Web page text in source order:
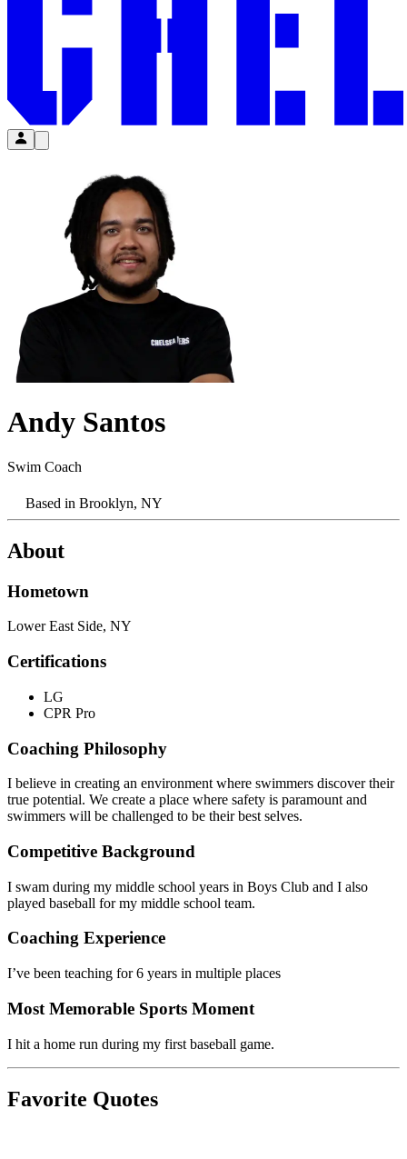
Andy Santos​​​​‌ ‍ ​‍​‍‌‍ ‌ ​‍‌‍‍‌‌‍‌ ‌‍‍‌‌‍ ‍​‍​‍​ ‍‍​‍​‍‌ ​ ‌‍​‌‌‍ ‍‌‍‍‌‌ ‌​‌ ‍‌​‍ ‍‌‍‍‌‌‍ ​‍​‍​‍ ​​‍​‍‌‍‍​‌ ​‍‌‍‌‌‌‍‌‍​‍​‍​ ‍‍​‍​‍‌‍‍​‌ ‌​‌ ‌​‌ ​​‌ ​ ​ ‍‍​‍ ​‍ ‌‍​ ‌‍‍​‌‍‌‌‌‍ ​‌ ​ ‌‍‌‌‌‍​‌‌ ​​‌‍‍‌‌‍‌‌‌ ​‍‌ ​ ​‍ ‍‌ ​ ‌‍​‌‌‍ ‍‌‍‍‌‌ ‌​‌ ‍‌​‍ ‍‌ ​ ‌ ‌​‌ ‌‌‌‍‌​‌‍‍‌‌‍ ​‍ ‌‍‍‌‌‍ ‍‌ ‌​‌‍‌‌‌‍ ‍‌ ‌​​‍ ‌‍‌‌‌‍‌​‌‍‍‌‌ ‌​​‍ ‌‍ ‌‌‍ ‌‍‌​‌‍‌‌​ ‌‌ ​​‌ ​‍‌‍‌‌‌ ​ ‌‍‌‌‌‍ ‍‌ ‌​‌‍​‌‌ ‌​‌‍‍‌‌‍ ‌‍ ‍​ ‍ ‌‍‍‌‌‍‌​​ ‌​ ‌ ​ ‍‌‌‍​‍‌‍‌‍​ ‍​​ ‍​​ ​‌‌‍‌​​‍ ‌‌‍​ ​ ‌ ‌‍‌​​ ‌‍​‍ ‌​ ‌​​ ​‍​ ​ ​ ‌​​‍ ‌​ ‍‌‌‍‌​‌‍‌‍​ ​ ​‍ ‌​ ​‌​ ‌​​ ​‌​ ​‍​ ‌‌​ ‌‌​ ‍‌​ ‌​‌‍‌‌​ ​‍​ ​‍​ ​​​ ‍ ‌ ‌​‌ ‍‌‌ ​​‌‍‌‌​ ‌‌‍​ ‌‍ ‌‍​‌‌‍​ ‌‍‍​​ ‍ ‌ ​​‌‍​‌‌ ‌​‌‍‍​​ ‌‌‍ ‍‌‍​‌‌‍ ‌‌‍‌‌​ ‌‍​‍‌‍​‌‌ ​ ‌‍‌‌‌‌‌‌‌ ​‍‌‍ ​​ ‌‌‍‍​‌ ‌​‌ ‌​‌ ​​‌ ​ ​‍‌‌​ ​ ‌​​‌​‍‌‌​ ​‍‌​‌‍​‍‌‌​ ​‍‌​‌‍‌‍​ ‌‍‍​‌‍‌‌‌‍ ​‌ ​ ‌‍‌‌‌‍​‌‌ ​​‌‍‍‌‌‍‌‌‌ ​‍‌ ​ ​‍ ‍‌ ​ ‌‍​‌‌‍ ‍‌‍‍‌‌ ‌​‌ ‍‌​‍ ‍‌ ​ ‌ ‌​‌ ‌‌‌‍‌​‌‍‍‌‌‍ ​‍‌‍‌‍‍‌‌‍‌​​ ‌​ ‌ ​ ‍‌‌‍​‍‌‍‌‍​ ‍​​ ‍​​ ​‌‌‍‌​​‍ ‌‌‍​ ​ ‌ ‌‍‌​​ ‌‍​‍ ‌​ ‌​​ ​‍​ ​ ​ ‌​​‍ ‌​ ‍‌‌‍‌​‌‍‌‍​ ​ ​‍ ‌​ ​‌​ ‌​​ ​‌​ ​‍​ ‌‌​ ‌‌​ ‍‌​ ‌​‌‍‌‌​ ​‍​ ​‍​ ​​​‍‌‍‌ ‌​‌ ‍‌‌ ​​‌‍‌‌​ ‌‌‍​ ‌‍ ‌‍​‌‌‍​ ‌‍‍​​‍‌‍‌ ​​‌‍​‌‌ ‌​‌‍‍​​ ‌‌‍ ‍‌‍​‌‌‍ ‌‌‍‌‌​‍‌‍‌ ​​‌‍‌‌‌ ​‍‌ ​ ‌ ​​‌‍‌‌‌‍​ ‌ ‌​‌‍‍‌‌ ‌‍‌‍‌‌​ ‌‌ ​​‌ ‌‌‌‍​‍‌‍ ​‌‍‍‌‌ ​ ‌‍‍​‌‍‌‌‌‍‌​​‍​‍‌ ‌
Swim Coach​​​​‌ ‍ ​‍​‍‌‍ ‌ ​‍‌‍‍‌‌‍‌ ‌‍‍‌‌‍ ‍​‍​‍​ ‍‍​‍​‍‌ ​ ‌‍​‌‌‍ ‍‌‍‍‌‌ ‌​‌ ‍‌​‍ ‍‌‍‍‌‌‍ ​‍​‍​‍ ​​‍​‍‌‍‍​‌ ​‍‌‍‌‌‌‍‌‍​‍​‍​ ‍‍​‍​‍‌‍‍​‌ ‌​‌ ‌​‌ ​​‌ ​ ​ ‍‍​‍ ​‍ ‌‍​ ‌‍‍​‌‍‌‌‌‍ ​‌ ​ ‌‍‌‌‌‍​‌‌ ​​‌‍‍‌‌‍‌‌‌ ​‍‌ ​ ​‍ ‍‌ ​ ‌‍​‌‌‍ ‍‌‍‍‌‌ ‌​‌ ‍‌​‍ ‍‌ ​ ‌ ‌​‌ ‌‌‌‍‌​‌‍‍‌‌‍ ​‍ ‌‍‍‌‌‍ ‍‌ ‌​‌‍‌‌‌‍ ‍‌ ‌​​‍ ‌‍‌‌‌‍‌​‌‍‍‌‌ ‌​​‍ ‌‍ ‌‌‍ ‌‍‌​‌‍‌‌​ ‌‌ ​​‌ ​‍‌‍‌‌‌ ​ ‌‍‌‌‌‍ ‍‌ ‌​‌‍​‌‌ ‌​‌‍‍‌‌‍ ‌‍ ‍​ ‍ ‌‍‍‌‌‍‌​​ ‌​ ‌ ​ ‍‌‌‍​‍‌‍‌‍​ ‍​​ ‍​​ ​‌‌‍‌​​‍ ‌‌‍​ ​ ‌ ‌‍‌​​ ‌‍​‍ ‌​ ‌​​ ​‍​ ​ ​ ‌​​‍ ‌​ ‍‌‌‍‌​‌‍‌‍​ ​ ​‍ ‌​ ​‌​ ‌​​ ​‌​ ​‍​ ‌‌​ ‌‌​ ‍‌​ ‌​‌‍‌‌​ ​‍​ ​‍​ ​​​ ‍ ‌ ‌​‌ ‍‌‌ ​​‌‍‌‌​ ‌‌‍​ ‌‍ ‌‍​‌‌‍​ ‌‍‍​​ ‍ ‌ ​​‌‍​‌‌ ‌​‌‍‍​​ ‌‌ ‌​‌‍‍‌‌ ‌​‌‍ ​‌‍‌‌​ ‌‍​‍‌‍​‌‌ ​ ‌‍‌‌‌‌‌‌‌ ​‍‌‍ ​​ ‌‌‍‍​‌ ‌​‌ ‌​‌ ​​‌ ​ ​‍‌‌​ ​ ‌​​‌​‍‌‌​ ​‍‌​‌‍​‍‌‌​ ​‍‌​‌‍‌‍​ ‌‍‍​‌‍‌‌‌‍ ​‌ ​ ‌‍‌‌‌‍​‌‌ ​​‌‍‍‌‌‍‌‌‌ ​‍‌ ​ ​‍ ‍‌ ​ ‌‍​‌‌‍ ‍‌‍‍‌‌ ‌​‌ ‍‌​‍ ‍‌ ​ ‌ ‌​‌ ‌‌‌‍‌​‌‍‍‌‌‍ ​‍‌‍‌‍‍‌‌‍‌​​ ‌​ ‌ ​ ‍‌‌‍​‍‌‍‌‍​ ‍​​ ‍​​ ​‌‌‍‌​​‍ ‌‌‍​ ​ ‌ ‌‍‌​​ ‌‍​‍ ‌​ ‌​​ ​‍​ ​ ​ ‌​​‍ ‌​ ‍‌‌‍‌​‌‍‌‍​ ​ ​‍ ‌​ ​‌​ ‌​​ ​‌​ ​‍​ ‌‌​ ‌‌​ ‍‌​ ‌​‌‍‌‌​ ​‍​ ​‍​ ​​​‍‌‍‌ ‌​‌ ‍‌‌ ​​‌‍‌‌​ ‌‌‍​ ‌‍ ‌‍​‌‌‍​ ‌‍‍​​‍‌‍‌ ​​‌‍​‌‌ ‌​‌‍‍​​ ‌‌ ‌​‌‍‍‌‌ ‌​‌‍ ​‌‍‌‌​‍‌‍‌ ​​‌‍‌‌‌ ​‍‌ ​ ‌ ​​‌‍‌‌‌‍​ ‌ ‌​‌‍‍‌‌ ‌‍‌‍‌‌​ ‌‌ ​​‌ ‌‌‌‍​‍‌‍ ​‌‍‍‌‌ ​ ‌‍‍​‌‍‌‌‌‍‌​​‍​‍‌ ‌
Based in Brooklyn, NY​​​​‌ ‍ ​‍​‍‌‍ ‌ ​‍‌‍‍‌‌‍‌ ‌‍‍‌‌‍ ‍​‍​‍​ ‍‍​‍​‍‌ ​ ‌‍​‌‌‍ ‍‌‍‍‌‌ ‌​‌ ‍‌​‍ ‍‌‍‍‌‌‍ ​‍​‍​‍ ​​‍​‍‌‍‍​‌ ​‍‌‍‌‌‌‍‌‍​‍​‍​ ‍‍​‍​‍‌‍‍​‌ ‌​‌ ‌​‌ ​​‌ ​ ​ ‍‍​‍ ​‍ ‌‍​ ‌‍‍​‌‍‌‌‌‍ ​‌ ​ ‌‍‌‌‌‍​‌‌ ​​‌‍‍‌‌‍‌‌‌ ​‍‌ ​ ​‍ ‍‌ ​ ‌‍​‌‌‍ ‍‌‍‍‌‌ ‌​‌ ‍‌​‍ ‍‌ ​ ‌ ‌​‌ ‌‌‌‍‌​‌‍‍‌‌‍ ​‍ ‌‍‍‌‌‍ ‍‌ ‌​‌‍‌‌‌‍ ‍‌ ‌​​‍ ‌‍‌‌‌‍‌​‌‍‍‌‌ ‌​​‍ ‌‍ ‌‌‍ ‌‍‌​‌‍‌‌​ ‌‌ ​​‌ ​‍‌‍‌‌‌ ​ ‌‍‌‌‌‍ ‍‌ ‌​‌‍​‌‌ ‌​‌‍‍‌‌‍ ‌‍ ‍​ ‍ ‌‍‍‌‌‍‌​​ ‌​ ‌ ​ ‍‌‌‍​‍‌‍‌‍​ ‍​​ ‍​​ ​‌‌‍‌​​‍ ‌‌‍​ ​ ‌ ‌‍‌​​ ‌‍​‍ ‌​ ‌​​ ​‍​ ​ ​ ‌​​‍ ‌​ ‍‌‌‍‌​‌‍‌‍​ ​ ​‍ ‌​ ​‌​ ‌​​ ​‌​ ​‍​ ‌‌​ ‌‌​ ‍‌​ ‌​‌‍‌‌​ ​‍​ ​‍​ ​​​ ‍ ‌ ‌​‌ ‍‌‌ ​​‌‍‌‌​ ‌‌‍​ ‌‍ ‌‍​‌‌‍​ ‌‍‍​​ ‍ ‌ ​​‌‍​‌‌ ‌​‌‍‍​​ ‌‌‍ ​‌‍ ‌‍​ ‌‍​‌‌ ‌​‌‍‍‌‌‍ ‌‍ ‍​ ‌‍​‍‌‍​‌‌ ​ ‌‍‌‌‌‌‌‌‌ ​‍‌‍ ​​ ‌‌‍‍​‌ ‌​‌ ‌​‌ ​​‌ ​ ​‍‌‌​ ​ ‌​​‌​‍‌‌​ ​‍‌​‌‍​‍‌‌​ ​‍‌​‌‍‌‍​ ‌‍‍​‌‍‌‌‌‍ ​‌ ​ ‌‍‌‌‌‍​‌‌ ​​‌‍‍‌‌‍‌‌‌ ​‍‌ ​ ​‍ ‍‌ ​ ‌‍​‌‌‍ ‍‌‍‍‌‌ ‌​‌ ‍‌​‍ ‍‌ ​ ‌ ‌​‌ ‌‌‌‍‌​‌‍‍‌‌‍ ​‍‌‍‌‍‍‌‌‍‌​​ ‌​ ‌ ​ ‍‌‌‍​‍‌‍‌‍​ ‍​​ ‍​​ ​‌‌‍‌​​‍ ‌‌‍​ ​ ‌ ‌‍‌​​ ‌‍​‍ ‌​ ‌​​ ​‍​ ​ ​ ‌​​‍ ‌​ ‍‌‌‍‌​‌‍‌‍​ ​ ​‍ ‌​ ​‌​ ‌​​ ​‌​ ​‍​ ‌‌​ ‌‌​ ‍‌​ ‌​‌‍‌‌​ ​‍​ ​‍​ ​​​‍‌‍‌ ‌​‌ ‍‌‌ ​​‌‍‌‌​ ‌‌‍​ ‌‍ ‌‍​‌‌‍​ ‌‍‍​​‍‌‍‌ ​​‌‍​‌‌ ‌​‌‍‍​​ ‌‌‍ ​‌‍ ‌‍​ ‌‍​‌‌ ‌​‌‍‍‌‌‍ ‌‍ ‍​‍‌‍‌ ​​‌‍‌‌‌ ​‍‌ ​ ‌ ​​‌‍‌‌‌‍​ ‌ ‌​‌‍‍‌‌ ‌‍‌‍‌‌​ ‌‌ ​​‌ ‌‌‌‍​‍‌‍ ​‌‍‍‌‌ ​ ‌‍‍​‌‍‌‌‌‍‌​​‍​‍‌ ‌
About
Hometown​​​​‌ ‍ ​‍​‍‌‍ ‌ ​‍‌‍‍‌‌‍‌ ‌‍‍‌‌‍ ‍​‍​‍​ ‍‍​‍​‍‌ ​ ‌‍​‌‌‍ ‍‌‍‍‌‌ ‌​‌ ‍‌​‍ ‍‌‍‍‌‌‍ ​‍​‍​‍ ​​‍​‍‌‍‍​‌ ​‍‌‍‌‌‌‍‌‍​‍​‍​ ‍‍​‍​‍‌‍‍​‌ ‌​‌ ‌​‌ ​​‌ ​ ​ ‍‍​‍ ​‍ ‌‍​ ‌‍‍​‌‍‌‌‌‍ ​‌ ​ ‌‍‌‌‌‍​‌‌ ​​‌‍‍‌‌‍‌‌‌ ​‍‌ ​ ​‍ ‍‌ ​ ‌‍​‌‌‍ ‍‌‍‍‌‌ ‌​‌ ‍‌​‍ ‍‌ ​ ‌ ‌​‌ ‌‌‌‍‌​‌‍‍‌‌‍ ​‍ ‌‍‍‌‌‍ ‍‌ ‌​‌‍‌‌‌‍ ‍‌ ‌​​‍ ‌‍‌‌‌‍‌​‌‍‍‌‌ ‌​​‍ ‌‍ ‌‌‍ ‌‍‌​‌‍‌‌​ ‌‌ ​​‌ ​‍‌‍‌‌‌ ​ ‌‍‌‌‌‍ ‍‌ ‌​‌‍​‌‌ ‌​‌‍‍‌‌‍ ‌‍ ‍​ ‍ ‌‍‍‌‌‍‌​​ ‌​ ‌ ​ ‍‌‌‍​‍‌‍‌‍​ ‍​​ ‍​​ ​‌‌‍‌​​‍ ‌‌‍​ ​ ‌ ‌‍‌​​ ‌‍​‍ ‌​ ‌​​ ​‍​ ​ ​ ‌​​‍ ‌​ ‍‌‌‍‌​‌‍‌‍​ ​ ​‍ ‌​ ​‌​ ‌​​ ​‌​ ​‍​ ‌‌​ ‌‌​ ‍‌​ ‌​‌‍‌‌​ ​‍​ ​‍​ ​​​ ‍ ‌ ‌​‌ ‍‌‌ ​​‌‍‌‌​ ‌‌‍​ ‌‍ ‌‍​‌‌‍​ ‌‍‍​​ ‍ ‌ ​​‌‍​‌‌ ‌​‌‍‍​​ ‌‌ ​‍‌‍‍‌‌‍​ ‌‍‍​‌‌‌​‌‍‌‌‌ ‍​‌ ‌​​‍‌‌​ ‌‌‌​​‍‌‌ ‌‍‍ ‌‍‌‌‌ ‍‌​‍‌‌​ ​ ‌​‌​​‍‌‌​ ​ ‌​‌​​‍‌‌​ ​‍​ ​‍‌​‍‌‌‍‌ ‌‍‍​‌‍​‌‌ ​​‌​‌‍‌‍ ‌‍‌​​‍‌‌​ ​‍​ ​‍​‍‌‌​ ‌‌‌​‌​​‍ ‍‌‍​ ‌‍‍​‌‍‍‌‌‍ ​‌‍‌​‌ ​‍‌‍‌‌‌‍ ‍​‍‌‌​ ‌‌‌​​‍‌‌ ‌‍‍ ‌‍‌‌‌ ‍‌​‍‌‌​ ​ ‌​‌​​‍‌‌​ ​ ‌​‌​​‍‌‌​ ​‍​ ​‍‌‍​ ‌‌‌‌​ ‌​‌​‌‌‌​‍ ‌ ‍​‌​‍ ‌ ​‌​‍‌‌​ ​‍​ ​‍​‍‌‌​ ‌‌‌​‌​​‍ ‍‌ ‌​‌‍‌‌‌ ‍​‌ ‌​​ ‌‍​‍‌‍​‌‌ ​ ‌‍‌‌‌‌‌‌‌ ​‍‌‍ ​​ ‌‌‍‍​‌ ‌​‌ ‌​‌ ​​‌ ​ ​‍‌‌​ ​ ‌​​‌​‍‌‌​ ​‍‌​‌‍​‍‌‌​ ​‍‌​‌‍‌‍​ ‌‍‍​‌‍‌‌‌‍ ​‌ ​ ‌‍‌‌‌‍​‌‌ ​​‌‍‍‌‌‍‌‌‌ ​‍‌ ​ ​‍ ‍‌ ​ ‌‍​‌‌‍ ‍‌‍‍‌‌ ‌​‌ ‍‌​‍ ‍‌ ​ ‌ ‌​‌ ‌‌‌‍‌​‌‍‍‌‌‍ ​‍‌‍‌‍‍‌‌‍‌​​ ‌​ ‌ ​ ‍‌‌‍​‍‌‍‌‍​ ‍​​ ‍​​ ​‌‌‍‌​​‍ ‌‌‍​ ​ ‌ ‌‍‌​​ ‌‍​‍ ‌​ ‌​​ ​‍​ ​ ​ ‌​​‍ ‌​ ‍‌‌‍‌​‌‍‌‍​ ​ ​‍ ‌​ ​‌​ ‌​​ ​‌​ ​‍​ ‌‌​ ‌‌​ ‍‌​ ‌​‌‍‌‌​ ​‍​ ​‍​ ​​​‍‌‍‌ ‌​‌ ‍‌‌ ​​‌‍‌‌​ ‌‌‍​ ‌‍ ‌‍​‌‌‍​ ‌‍‍​​‍‌‍‌ ​​‌‍​‌‌ ‌​‌‍‍​​ ‌‌ ​‍‌‍‍‌‌‍​ ‌‍‍​‌‌‌​‌‍‌‌‌ ‍​‌ ‌​​‍‌‌​ ‌‌‌​​‍‌‌ ‌‍‍ ‌‍‌‌‌ ‍‌​‍‌‌​ ​ ‌​‌​​‍‌‌​ ​ ‌​‌​​‍‌‌​ ​‍​ ​‍‌​‍‌‌‍‌ ‌‍‍​‌‍​‌‌ ​​‌​‌‍‌‍ ‌‍‌​​‍‌‌​ ​‍​ ​‍​‍‌‌​ ‌‌‌​‌​​‍ ‍‌‍​ ‌‍‍​‌‍‍‌‌‍ ​‌‍‌​‌ ​‍‌‍‌‌‌‍ ‍​‍‌‌​ ‌‌‌​​‍‌‌ ‌‍‍ ‌‍‌‌‌ ‍‌​‍‌‌​ ​ ‌​‌​​‍‌‌​ ​ ‌​‌​​‍‌‌​ ​‍​ ​‍‌‍​ ‌‌‌‌​ ‌​‌​‌‌‌​‍ ‌ ‍​‌​‍ ‌ ​‌​‍‌‌​ ​‍​ ​‍​‍‌‌​ ‌‌‌​‌​​‍ ‍‌ ‌​‌‍‌‌‌ ‍​‌ ‌​​‍‌‍‌ ​​‌‍‌‌‌ ​‍‌ ​ ‌ ​​‌‍‌‌‌‍​ ‌ ‌​‌‍‍‌‌ ‌‍‌‍‌‌​ ‌‌ ​​‌ ‌‌‌‍​‍‌‍ ​‌‍‍‌‌ ​ ‌‍‍​‌‍‌‌‌‍‌​​‍​‍‌ ‌
Lower East Side, NY​​​​‌ ‍ ​‍​‍‌‍ ‌ ​‍‌‍‍‌‌‍‌ ‌‍‍‌‌‍ ‍​‍​‍​ ‍‍​‍​‍‌ ​ ‌‍​‌‌‍ ‍‌‍‍‌‌ ‌​‌ ‍‌​‍ ‍‌‍‍‌‌‍ ​‍​‍​‍ ​​‍​‍‌‍‍​‌ ​‍‌‍‌‌‌‍‌‍​‍​‍​ ‍‍​‍​‍‌‍‍​‌ ‌​‌ ‌​‌ ​​‌ ​ ​ ‍‍​‍ ​‍ ‌‍​ ‌‍‍​‌‍‌‌‌‍ ​‌ ​ ‌‍‌‌‌‍​‌‌ ​​‌‍‍‌‌‍‌‌‌ ​‍‌ ​ ​‍ ‍‌ ​ ‌‍​‌‌‍ ‍‌‍‍‌‌ ‌​‌ ‍‌​‍ ‍‌ ​ ‌ ‌​‌ ‌‌‌‍‌​‌‍‍‌‌‍ ​‍ ‌‍‍‌‌‍ ‍‌ ‌​‌‍‌‌‌‍ ‍‌ ‌​​‍ ‌‍‌‌‌‍‌​‌‍‍‌‌ ‌​​‍ ‌‍ ‌‌‍ ‌‍‌​‌‍‌‌​ ‌‌ ​​‌ ​‍‌‍‌‌‌ ​ ‌‍‌‌‌‍ ‍‌ ‌​‌‍​‌‌ ‌​‌‍‍‌‌‍ ‌‍ ‍​ ‍ ‌‍‍‌‌‍‌​​ ‌​ ‌ ​ ‍‌‌‍​‍‌‍‌‍​ ‍​​ ‍​​ ​‌‌‍‌​​‍ ‌‌‍​ ​ ‌ ‌‍‌​​ ‌‍​‍ ‌​ ‌​​ ​‍​ ​ ​ ‌​​‍ ‌​ ‍‌‌‍‌​‌‍‌‍​ ​ ​‍ ‌​ ​‌​ ‌​​ ​‌​ ​‍​ ‌‌​ ‌‌​ ‍‌​ ‌​‌‍‌‌​ ​‍​ ​‍​ ​​​ ‍ ‌ ‌​‌ ‍‌‌ ​​‌‍‌‌​ ‌‌‍​ ‌‍ ‌‍​‌‌‍​ ‌‍‍​​ ‍ ‌ ​​‌‍​‌‌ ‌​‌‍‍​​ ‌‌ ​‍‌‍‍‌‌‍​ ‌‍‍​‌‌‌​‌‍‌‌‌ ‍​‌ ‌​​‍‌‌​ ‌‌‌​​‍‌‌ ‌‍‍ ‌‍‌‌‌ ‍‌​‍‌‌​ ​ ‌​‌​​‍‌‌​ ​ ‌​‌​​‍‌‌​ ​‍​ ​‍‌‍‌‍‌ ‌ ‌‍‌‌​ ​‍‌‌‍​​ ​‌‌‌​ ​ ‌‌​‍‌‌​ ​‍​ ​‍​‍‌‌​ ‌‌‌​‌​​‍ ‍‌‍​ ‌‍‍​‌‍‍‌‌‍ ​‌‍‌​‌ ​‍‌‍‌‌‌‍ ‍​‍‌‌​ ‌‌‌​​‍‌‌ ‌‍‍ ‌‍‌‌‌ ‍‌​‍‌‌​ ​ ‌​‌​​‍‌‌​ ​ ‌​‌​​‍‌‌​ ​‍​ ​‍‌ ​‍‌​ ‌​​ ‌‍‌ ‌‍​‌‌​‍‌‌‍ ‍‌ ​​​‍‌‌​ ​‍​ ​‍​‍‌‌​ ‌‌‌​‌​​‍ ‍‌ ‌​‌‍‌‌‌ ‍​‌ ‌​​ ‌‍​‍‌‍​‌‌ ​ ‌‍‌‌‌‌‌‌‌ ​‍‌‍ ​​ ‌‌‍‍​‌ ‌​‌ ‌​‌ ​​‌ ​ ​‍‌‌​ ​ ‌​​‌​‍‌‌​ ​‍‌​‌‍​‍‌‌​ ​‍‌​‌‍‌‍​ ‌‍‍​‌‍‌‌‌‍ ​‌ ​ ‌‍‌‌‌‍​‌‌ ​​‌‍‍‌‌‍‌‌‌ ​‍‌ ​ ​‍ ‍‌ ​ ‌‍​‌‌‍ ‍‌‍‍‌‌ ‌​‌ ‍‌​‍ ‍‌ ​ ‌ ‌​‌ ‌‌‌‍‌​‌‍‍‌‌‍ ​‍‌‍‌‍‍‌‌‍‌​​ ‌​ ‌ ​ ‍‌‌‍​‍‌‍‌‍​ ‍​​ ‍​​ ​‌‌‍‌​​‍ ‌‌‍​ ​ ‌ ‌‍‌​​ ‌‍​‍ ‌​ ‌​​ ​‍​ ​ ​ ‌​​‍ ‌​ ‍‌‌‍‌​‌‍‌‍​ ​ ​‍ ‌​ ​‌​ ‌​​ ​‌​ ​‍​ ‌‌​ ‌‌​ ‍‌​ ‌​‌‍‌‌​ ​‍​ ​‍​ ​​​‍‌‍‌ ‌​‌ ‍‌‌ ​​‌‍‌‌​ ‌‌‍​ ‌‍ ‌‍​‌‌‍​ ‌‍‍​​‍‌‍‌ ​​‌‍​‌‌ ‌​‌‍‍​​ ‌‌ ​‍‌‍‍‌‌‍​ ‌‍‍​‌‌‌​‌‍‌‌‌ ‍​‌ ‌​​‍‌‌​ ‌‌‌​​‍‌‌ ‌‍‍ ‌‍‌‌‌ ‍‌​‍‌‌​ ​ ‌​‌​​‍‌‌​ ​ ‌​‌​​‍‌‌​ ​‍​ ​‍‌‍‌‍‌ ‌ ‌‍‌‌​ ​‍‌‌‍​​ ​‌‌‌​ ​ ‌‌​‍‌‌​ ​‍​ ​‍​‍‌‌​ ‌‌‌​‌​​‍ ‍‌‍​ ‌‍‍​‌‍‍‌‌‍ ​‌‍‌​‌ ​‍‌‍‌‌‌‍ ‍​‍‌‌​ ‌‌‌​​‍‌‌ ‌‍‍ ‌‍‌‌‌ ‍‌​‍‌‌​ ​ ‌​‌​​‍‌‌​ ​ ‌​‌​​‍‌‌​ ​‍​ ​‍‌ ​‍‌​ ‌​​ ‌‍‌ ‌‍​‌‌​‍‌‌‍ ‍‌ ​​​‍‌‌​ ​‍​ ​‍​‍‌‌​ ‌‌‌​‌​​‍ ‍‌ ‌​‌‍‌‌‌ ‍​‌ ‌​​‍‌‍‌ ​​‌‍‌‌‌ ​‍‌ ​ ‌ ​​‌‍‌‌‌‍​ ‌ ‌​‌‍‍‌‌ ‌‍‌‍‌‌​ ‌‌ ​​‌ ‌‌‌‍​‍‌‍ ​‌‍‍‌‌ ​ ‌‍‍​‌‍‌‌‌‍‌​​‍​‍‌ ‌
Certifications​​​​‌ ‍ ​‍​‍‌‍ ‌ ​‍‌‍‍‌‌‍‌ ‌‍‍‌‌‍ ‍​‍​‍​ ‍‍​‍​‍‌ ​ ‌‍​‌‌‍ ‍‌‍‍‌‌ ‌​‌ ‍‌​‍ ‍‌‍‍‌‌‍ ​‍​‍​‍ ​​‍​‍‌‍‍​‌ ​‍‌‍‌‌‌‍‌‍​‍​‍​ ‍‍​‍​‍‌‍‍​‌ ‌​‌ ‌​‌ ​​‌ ​ ​ ‍‍​‍ ​‍ ‌‍​ ‌‍‍​‌‍‌‌‌‍ ​‌ ​ ‌‍‌‌‌‍​‌‌ ​​‌‍‍‌‌‍‌‌‌ ​‍‌ ​ ​‍ ‍‌ ​ ‌‍​‌‌‍ ‍‌‍‍‌‌ ‌​‌ ‍‌​‍ ‍‌ ​ ‌ ‌​‌ ‌‌‌‍‌​‌‍‍‌‌‍ ​‍ ‌‍‍‌‌‍ ‍‌ ‌​‌‍‌‌‌‍ ‍‌ ‌​​‍ ‌‍‌‌‌‍‌​‌‍‍‌‌ ‌​​‍ ‌‍ ‌‌‍ ‌‍‌​‌‍‌‌​ ‌‌ ​​‌ ​‍‌‍‌‌‌ ​ ‌‍‌‌‌‍ ‍‌ ‌​‌‍​‌‌ ‌​‌‍‍‌‌‍ ‌‍ ‍​ ‍ ‌‍‍‌‌‍‌​​ ‌​ ‌ ​ ‍‌‌‍​‍‌‍‌‍​ ‍​​ ‍​​ ​‌‌‍‌​​‍ ‌‌‍​ ​ ‌ ‌‍‌​​ ‌‍​‍ ‌​ ‌​​ ​‍​ ​ ​ ‌​​‍ ‌​ ‍‌‌‍‌​‌‍‌‍​ ​ ​‍ ‌​ ​‌​ ‌​​ ​‌​ ​‍​ ‌‌​ ‌‌​ ‍‌​ ‌​‌‍‌‌​ ​‍​ ​‍​ ​​​ ‍ ‌ ‌​‌ ‍‌‌ ​​‌‍‌‌​ ‌‌‍​ ‌‍ ‌‍​‌‌‍​ ‌‍‍​​ ‍ ‌ ​​‌‍​‌‌ ‌​‌‍‍​​ ‌‌ ​‍‌‍‍‌‌‍​ ‌‍‍​‌‌‌​‌‍‌‌‌ ‍​‌ ‌​​‍‌‌​ ‌‌‌​​‍‌‌ ‌‍‍ ‌‍‌‌‌ ‍‌​‍‌‌​ ​ ‌​‌​​‍‌‌​ ​ ‌​‌​​‍‌‌​ ​‍​ ​‍‌ ‌ ‌‍ ‌‍‌‌‌‍​ ‌‌‌‌‌ ‌​‌​‍‌‌‌‌​​‍‌‌​ ​‍​ ​‍​‍‌‌​ ‌‌‌​‌​​‍ ‍‌‍​ ‌‍‍​‌‍‍‌‌‍ ​‌‍‌​‌ ​‍‌‍‌‌‌‍ ‍​‍‌‌​ ‌‌‌​​‍‌‌ ‌‍‍ ‌‍‌‌‌ ‍‌​‍‌‌​ ​ ‌​‌​​‍‌‌​ ​ ‌​‌​​‍‌‌​ ​‍​ ​‍‌‌‍‍‌‌‌​‌​‍ ‌‌‌‍‌​ ‍​ ​ ​ ‍​‌‌‌‌​‍‌‌​ ​‍​ ​‍​‍‌‌​ ‌‌‌​‌​​‍ ‍‌ ‌​‌‍‌‌‌ ‍​‌ ‌​​ ‌‍​‍‌‍​‌‌ ​ ‌‍‌‌‌‌‌‌‌ ​‍‌‍ ​​ ‌‌‍‍​‌ ‌​‌ ‌​‌ ​​‌ ​ ​‍‌‌​ ​ ‌​​‌​‍‌‌​ ​‍‌​‌‍​‍‌‌​ ​‍‌​‌‍‌‍​ ‌‍‍​‌‍‌‌‌‍ ​‌ ​ ‌‍‌‌‌‍​‌‌ ​​‌‍‍‌‌‍‌‌‌ ​‍‌ ​ ​‍ ‍‌ ​ ‌‍​‌‌‍ ‍‌‍‍‌‌ ‌​‌ ‍‌​‍ ‍‌ ​ ‌ ‌​‌ ‌‌‌‍‌​‌‍‍‌‌‍ ​‍‌‍‌‍‍‌‌‍‌​​ ‌​ ‌ ​ ‍‌‌‍​‍‌‍‌‍​ ‍​​ ‍​​ ​‌‌‍‌​​‍ ‌‌‍​ ​ ‌ ‌‍‌​​ ‌‍​‍ ‌​ ‌​​ ​‍​ ​ ​ ‌​​‍ ‌​ ‍‌‌‍‌​‌‍‌‍​ ​ ​‍ ‌​ ​‌​ ‌​​ ​‌​ ​‍​ ‌‌​ ‌‌​ ‍‌​ ‌​‌‍‌‌​ ​‍​ ​‍​ ​​​‍‌‍‌ ‌​‌ ‍‌‌ ​​‌‍‌‌​ ‌‌‍​ ‌‍ ‌‍​‌‌‍​ ‌‍‍​​‍‌‍‌ ​​‌‍​‌‌ ‌​‌‍‍​​ ‌‌ ​‍‌‍‍‌‌‍​ ‌‍‍​‌‌‌​‌‍‌‌‌ ‍​‌ ‌​​‍‌‌​ ‌‌‌​​‍‌‌ ‌‍‍ ‌‍‌‌‌ ‍‌​‍‌‌​ ​ ‌​‌​​‍‌‌​ ​ ‌​‌​​‍‌‌​ ​‍​ ​‍‌ ‌ ‌‍ ‌‍‌‌‌‍​ ‌‌‌‌‌ ‌​‌​‍‌‌‌‌​​‍‌‌​ ​‍​ ​‍​‍‌‌​ ‌‌‌​‌​​‍ ‍‌‍​ ‌‍‍​‌‍‍‌‌‍ ​‌‍‌​‌ ​‍‌‍‌‌‌‍ ‍​‍‌‌​ ‌‌‌​​‍‌‌ ‌‍‍ ‌‍‌‌‌ ‍‌​‍‌‌​ ​ ‌​‌​​‍‌‌​ ​ ‌​‌​​‍‌‌​ ​‍​ ​‍‌‌‍‍‌‌‌​‌​‍ ‌‌‌‍‌​ ‍​ ​ ​ ‍​‌‌‌‌​‍‌‌​ ​‍​ ​‍​‍‌‌​ ‌‌‌​‌​​‍ ‍‌ ‌​‌‍‌‌‌ ‍​‌ ‌​​‍‌‍‌ ​​‌‍‌‌‌ ​‍‌ ​ ‌ ​​‌‍‌‌‌‍​ ‌ ‌​‌‍‍‌‌ ‌‍‌‍‌‌​ ‌‌ ​​‌ ‌‌‌‍​‍‌‍ ​‌‍‍‌‌ ​ ‌‍‍​‌‍‌‌‌‍‌​​‍​‍‌ ‌
LG​​​​‌ ‍ ​‍​‍‌‍ ‌ ​‍‌‍‍‌‌‍‌ ‌‍‍‌‌‍ ‍​‍​‍​ ‍‍​‍​‍‌ ​ ‌‍​‌‌‍ ‍‌‍‍‌‌ ‌​‌ ‍‌​‍ ‍‌‍‍‌‌‍ ​‍​‍​‍ ​​‍​‍‌‍‍​‌ ​‍‌‍‌‌‌‍‌‍​‍​‍​ ‍‍​‍​‍‌‍‍​‌ ‌​‌ ‌​‌ ​​‌ ​ ​ ‍‍​‍ ​‍ ‌‍​ ‌‍‍​‌‍‌‌‌‍ ​‌ ​ ‌‍‌‌‌‍​‌‌ ​​‌‍‍‌‌‍‌‌‌ ​‍‌ ​ ​‍ ‍‌ ​ ‌‍​‌‌‍ ‍‌‍‍‌‌ ‌​‌ ‍‌​‍ ‍‌ ​ ‌ ‌​‌ ‌‌‌‍‌​‌‍‍‌‌‍ ​‍ ‌‍‍‌‌‍ ‍‌ ‌​‌‍‌‌‌‍ ‍‌ ‌​​‍ ‌‍‌‌‌‍‌​‌‍‍‌‌ ‌​​‍ ‌‍ ‌‌‍ ‌‍‌​‌‍‌‌​ ‌‌ ​​‌ ​‍‌‍‌‌‌ ​ ‌‍‌‌‌‍ ‍‌ ‌​‌‍​‌‌ ‌​‌‍‍‌‌‍ ‌‍ ‍​ ‍ ‌‍‍‌‌‍‌​​ ‌​ ‌ ​ ‍‌‌‍​‍‌‍‌‍​ ‍​​ ‍​​ ​‌‌‍‌​​‍ ‌‌‍​ ​ ‌ ‌‍‌​​ ‌‍​‍ ‌​ ‌​​ ​‍​ ​ ​ ‌​​‍ ‌​ ‍‌‌‍‌​‌‍‌‍​ ​ ​‍ ‌​ ​‌​ ‌​​ ​‌​ ​‍​ ‌‌​ ‌‌​ ‍‌​ ‌​‌‍‌‌​ ​‍​ ​‍​ ​​​ ‍ ‌ ‌​‌ ‍‌‌ ​​‌‍‌‌​ ‌‌‍​ ‌‍ ‌‍​‌‌‍​ ‌‍‍​​ ‍ ‌ ​​‌‍​‌‌ ‌​‌‍‍​​ ‌‌ ​‍‌‍‍‌‌‍​ ‌‍‍​‌‌‌​‌‍‌‌‌ ‍​‌ ‌​​‍‌‌​ ‌‌‌​​‍‌‌ ‌‍‍ ‌‍‌‌‌ ‍‌​‍‌‌​ ​ ‌​‌​​‍‌‌​ ​ ‌​‌​​‍‌‌​ ​‍​ ​‍‌‍ ‌‌ ‌‌​ ​‍‌​‌‌‌‍ ‌‌‍ ‌‌​‍ ‌​​ ​‍‌‌​ ​‍​ ​‍​‍‌‌​ ‌‌‌​‌​​‍ ‍‌‍​ ‌‍‍​‌‍‍‌‌‍ ​‌‍‌​‌ ​‍‌‍‌‌‌‍ ‍​‍‌‌​ ‌‌‌​​‍‌‌ ‌‍‍ ‌‍‌‌‌ ‍‌​‍‌‌​ ​ ‌​‌​​‍‌‌​ ​ ‌​‌​​‍‌‌​ ​‍​ ​‍‌‍​‌‌​​‍‌ ‌‌‌‍ ‍‌​ ‌‌​​‌‍​‍‌‌‍​​‍‌‌​ ​‍​ ​‍​‍‌‌​ ‌‌‌​‌​​‍ ‍‌ ‌​‌‍‌‌‌ ‍​‌ ‌​​ ‌‍​‍‌‍​‌‌ ​ ‌‍‌‌‌‌‌‌‌ ​‍‌‍ ​​ ‌‌‍‍​‌ ‌​‌ ‌​‌ ​​‌ ​ ​‍‌‌​ ​ ‌​​‌​‍‌‌​ ​‍‌​‌‍​‍‌‌​ ​‍‌​‌‍‌‍​ ‌‍‍​‌‍‌‌‌‍ ​‌ ​ ‌‍‌‌‌‍​‌‌ ​​‌‍‍‌‌‍‌‌‌ ​‍‌ ​ ​‍ ‍‌ ​ ‌‍​‌‌‍ ‍‌‍‍‌‌ ‌​‌ ‍‌​‍ ‍‌ ​ ‌ ‌​‌ ‌‌‌‍‌​‌‍‍‌‌‍ ​‍‌‍‌‍‍‌‌‍‌​​ ‌​ ‌ ​ ‍‌‌‍​‍‌‍‌‍​ ‍​​ ‍​​ ​‌‌‍‌​​‍ ‌‌‍​ ​ ‌ ‌‍‌​​ ‌‍​‍ ‌​ ‌​​ ​‍​ ​ ​ ‌​​‍ ‌​ ‍‌‌‍‌​‌‍‌‍​ ​ ​‍ ‌​ ​‌​ ‌​​ ​‌​ ​‍​ ‌‌​ ‌‌​ ‍‌​ ‌​‌‍‌‌​ ​‍​ ​‍​ ​​​‍‌‍‌ ‌​‌ ‍‌‌ ​​‌‍‌‌​ ‌‌‍​ ‌‍ ‌‍​‌‌‍​ ‌‍‍​​‍‌‍‌ ​​‌‍​‌‌ ‌​‌‍‍​​ ‌‌ ​‍‌‍‍‌‌‍​ ‌‍‍​‌‌‌​‌‍‌‌‌ ‍​‌ ‌​​‍‌‌​ ‌‌‌​​‍‌‌ ‌‍‍ ‌‍‌‌‌ ‍‌​‍‌‌​ ​ ‌​‌​​‍‌‌​ ​ ‌​‌​​‍‌‌​ ​‍​ ​‍‌‍ ‌‌ ‌‌​ ​‍‌​‌‌‌‍ ‌‌‍ ‌‌​‍ ‌​​ ​‍‌‌​ ​‍​ ​‍​‍‌‌​ ‌‌‌​‌​​‍ ‍‌‍​ ‌‍‍​‌‍‍‌‌‍ ​‌‍‌​‌ ​‍‌‍‌‌‌‍ ‍​‍‌‌​ ‌‌‌​​‍‌‌ ‌‍‍ ‌‍‌‌‌ ‍‌​‍‌‌​ ​ ‌​‌​​‍‌‌​ ​ ‌​‌​​‍‌‌​ ​‍​ ​‍‌‍​‌‌​​‍‌ ‌‌‌‍ ‍‌​ ‌‌​​‌‍​‍‌‌‍​​‍‌‌​ ​‍​ ​‍​‍‌‌​ ‌‌‌​‌​​‍ ‍‌ ‌​‌‍‌‌‌ ‍​‌ ‌​​‍‌‍‌ ​​‌‍‌‌‌ ​‍‌ ​ ‌ ​​‌‍‌‌‌‍​ ‌ ‌​‌‍‍‌‌ ‌‍‌‍‌‌​ ‌‌ ​​‌ ‌‌‌‍​‍‌‍ ​‌‍‍‌‌ ​ ‌‍‍​‌‍‌‌‌‍‌​​‍​‍‌ ‌
CPR Pro​​​​‌ ‍ ​‍​‍‌‍ ‌ ​‍‌‍‍‌‌‍‌ ‌‍‍‌‌‍ ‍​‍​‍​ ‍‍​‍​‍‌ ​ ‌‍​‌‌‍ ‍‌‍‍‌‌ ‌​‌ ‍‌​‍ ‍‌‍‍‌‌‍ ​‍​‍​‍ ​​‍​‍‌‍‍​‌ ​‍‌‍‌‌‌‍‌‍​‍​‍​ ‍‍​‍​‍‌‍‍​‌ ‌​‌ ‌​‌ ​​‌ ​ ​ ‍‍​‍ ​‍ ‌‍​ ‌‍‍​‌‍‌‌‌‍ ​‌ ​ ‌‍‌‌‌‍​‌‌ ​​‌‍‍‌‌‍‌‌‌ ​‍‌ ​ ​‍ ‍‌ ​ ‌‍​‌‌‍ ‍‌‍‍‌‌ ‌​‌ ‍‌​‍ ‍‌ ​ ‌ ‌​‌ ‌‌‌‍‌​‌‍‍‌‌‍ ​‍ ‌‍‍‌‌‍ ‍‌ ‌​‌‍‌‌‌‍ ‍‌ ‌​​‍ ‌‍‌‌‌‍‌​‌‍‍‌‌ ‌​​‍ ‌‍ ‌‌‍ ‌‍‌​‌‍‌‌​ ‌‌ ​​‌ ​‍‌‍‌‌‌ ​ ‌‍‌‌‌‍ ‍‌ ‌​‌‍​‌‌ ‌​‌‍‍‌‌‍ ‌‍ ‍​ ‍ ‌‍‍‌‌‍‌​​ ‌​ ‌ ​ ‍‌‌‍​‍‌‍‌‍​ ‍​​ ‍​​ ​‌‌‍‌​​‍ ‌‌‍​ ​ ‌ ‌‍‌​​ ‌‍​‍ ‌​ ‌​​ ​‍​ ​ ​ ‌​​‍ ‌​ ‍‌‌‍‌​‌‍‌‍​ ​ ​‍ ‌​ ​‌​ ‌​​ ​‌​ ​‍​ ‌‌​ ‌‌​ ‍‌​ ‌​‌‍‌‌​ ​‍​ ​‍​ ​​​ ‍ ‌ ‌​‌ ‍‌‌ ​​‌‍‌‌​ ‌‌‍​ ‌‍ ‌‍​‌‌‍​ ‌‍‍​​ ‍ ‌ ​​‌‍​‌‌ ‌​‌‍‍​​ ‌‌ ​‍‌‍‍‌‌‍​ ‌‍‍​‌‌‌​‌‍‌‌‌ ‍​‌ ‌​​‍‌‌​ ‌‌‌​​‍‌‌ ‌‍‍ ‌‍‌‌‌ ‍‌​‍‌‌​ ​ ‌​‌​​‍‌‌​ ​ ‌​‌​​‍‌‌​ ​‍​ ​‍‌‌‍‌‌‍ ​‌‍‍‍​ ​‌‌​‌ ‌ ‍‍​ ‌‍‌ ‌‌​‍‌‌​ ​‍​ ​‍​‍‌‌​ ‌‌‌​‌​​‍ ‍‌‍​ ‌‍‍​‌‍‍‌‌‍ ​‌‍‌​‌ ​‍‌‍‌‌‌‍ ‍​‍‌‌​ ‌‌‌​​‍‌‌ ‌‍‍ ‌‍‌‌‌ ‍‌​‍‌‌​ ​ ‌​‌​​‍‌‌​ ​ ‌​‌​​‍‌‌​ ​‍​ ​‍​ ‌‌‌‍‌​‌‌‍​​ ‌​‌​‌​‌​‌‌‌​‌ ‌‍​ ​‍‌‌​ ​‍​ ​‍​‍‌‌​ ‌‌‌​‌​​‍ ‍‌ ‌​‌‍‌‌‌ ‍​‌ ‌​​ ‌‍​‍‌‍​‌‌ ​ ‌‍‌‌‌‌‌‌‌ ​‍‌‍ ​​ ‌‌‍‍​‌ ‌​‌ ‌​‌ ​​‌ ​ ​‍‌‌​ ​ ‌​​‌​‍‌‌​ ​‍‌​‌‍​‍‌‌​ ​‍‌​‌‍‌‍​ ‌‍‍​‌‍‌‌‌‍ ​‌ ​ ‌‍‌‌‌‍​‌‌ ​​‌‍‍‌‌‍‌‌‌ ​‍‌ ​ ​‍ ‍‌ ​ ‌‍​‌‌‍ ‍‌‍‍‌‌ ‌​‌ ‍‌​‍ ‍‌ ​ ‌ ‌​‌ ‌‌‌‍‌​‌‍‍‌‌‍ ​‍‌‍‌‍‍‌‌‍‌​​ ‌​ ‌ ​ ‍‌‌‍​‍‌‍‌‍​ ‍​​ ‍​​ ​‌‌‍‌​​‍ ‌‌‍​ ​ ‌ ‌‍‌​​ ‌‍​‍ ‌​ ‌​​ ​‍​ ​ ​ ‌​​‍ ‌​ ‍‌‌‍‌​‌‍‌‍​ ​ ​‍ ‌​ ​‌​ ‌​​ ​‌​ ​‍​ ‌‌​ ‌‌​ ‍‌​ ‌​‌‍‌‌​ ​‍​ ​‍​ ​​​‍‌‍‌ ‌​‌ ‍‌‌ ​​‌‍‌‌​ ‌‌‍​ ‌‍ ‌‍​‌‌‍​ ‌‍‍​​‍‌‍‌ ​​‌‍​‌‌ ‌​‌‍‍​​ ‌‌ ​‍‌‍‍‌‌‍​ ‌‍‍​‌‌‌​‌‍‌‌‌ ‍​‌ ‌​​‍‌‌​ ‌‌‌​​‍‌‌ ‌‍‍ ‌‍‌‌‌ ‍‌​‍‌‌​ ​ ‌​‌​​‍‌‌​ ​ ‌​‌​​‍‌‌​ ​‍​ ​‍‌‌‍‌‌‍ ​‌‍‍‍​ ​‌‌​‌ ‌ ‍‍​ ‌‍‌ ‌‌​‍‌‌​ ​‍​ ​‍​‍‌‌​ ‌‌‌​‌​​‍ ‍‌‍​ ‌‍‍​‌‍‍‌‌‍ ​‌‍‌​‌ ​‍‌‍‌‌‌‍ ‍​‍‌‌​ ‌‌‌​​‍‌‌ ‌‍‍ ‌‍‌‌‌ ‍‌​‍‌‌​ ​ ‌​‌​​‍‌‌​ ​ ‌​‌​​‍‌‌​ ​‍​ ​‍​ ‌‌‌‍‌​‌‌‍​​ ‌​‌​‌​‌​‌‌‌​‌ ‌‍​ ​‍‌‌​ ​‍​ ​‍​‍‌‌​ ‌‌‌​‌​​‍ ‍‌ ‌​‌‍‌‌‌ ‍​‌ ‌​​‍‌‍‌ ​​‌‍‌‌‌ ​‍‌ ​ ‌ ​​‌‍‌‌‌‍​ ‌ ‌​‌‍‍‌‌ ‌‍‌‍‌‌​ ‌‌ ​​‌ ‌‌‌‍​‍‌‍ ​‌‍‍‌‌ ​ ‌‍‍​‌‍‌‌‌‍‌​​‍​‍‌ ‌
Coaching Philosophy​​​​‌ ‍ ​‍​‍‌‍ ‌ ​‍‌‍‍‌‌‍‌ ‌‍‍‌‌‍ ‍​‍​‍​ ‍‍​‍​‍‌ ​ ‌‍​‌‌‍ ‍‌‍‍‌‌ ‌​‌ ‍‌​‍ ‍‌‍‍‌‌‍ ​‍​‍​‍ ​​‍​‍‌‍‍​‌ ​‍‌‍‌‌‌‍‌‍​‍​‍​ ‍‍​‍​‍‌‍‍​‌ ‌​‌ ‌​‌ ​​‌ ​ ​ ‍‍​‍ ​‍ ‌‍​ ‌‍‍​‌‍‌‌‌‍ ​‌ ​ ‌‍‌‌‌‍​‌‌ ​​‌‍‍‌‌‍‌‌‌ ​‍‌ ​ ​‍ ‍‌ ​ ‌‍​‌‌‍ ‍‌‍‍‌‌ ‌​‌ ‍‌​‍ ‍‌ ​ ‌ ‌​‌ ‌‌‌‍‌​‌‍‍‌‌‍ ​‍ ‌‍‍‌‌‍ ‍‌ ‌​‌‍‌‌‌‍ ‍‌ ‌​​‍ ‌‍‌‌‌‍‌​‌‍‍‌‌ ‌​​‍ ‌‍ ‌‌‍ ‌‍‌​‌‍‌‌​ ‌‌ ​​‌ ​‍‌‍‌‌‌ ​ ‌‍‌‌‌‍ ‍‌ ‌​‌‍​‌‌ ‌​‌‍‍‌‌‍ ‌‍ ‍​ ‍ ‌‍‍‌‌‍‌​​ ‌​ ‌ ​ ‍‌‌‍​‍‌‍‌‍​ ‍​​ ‍​​ ​‌‌‍‌​​‍ ‌‌‍​ ​ ‌ ‌‍‌​​ ‌‍​‍ ‌​ ‌​​ ​‍​ ​ ​ ‌​​‍ ‌​ ‍‌‌‍‌​‌‍‌‍​ ​ ​‍ ‌​ ​‌​ ‌​​ ​‌​ ​‍​ ‌‌​ ‌‌​ ‍‌​ ‌​‌‍‌‌​ ​‍​ ​‍​ ​​​ ‍ ‌ ‌​‌ ‍‌‌ ​​‌‍‌‌​ ‌‌‍​ ‌‍ ‌‍​‌‌‍​ ‌‍‍​​ ‍ ‌ ​​‌‍​‌‌ ‌​‌‍‍​​ ‌‌ ​‍‌‍‍‌‌‍​ ‌‍‍​‌‌‌​‌‍‌‌‌ ‍​‌ ‌​​‍‌‌​ ‌‌‌​​‍‌‌ ‌‍‍ ‌‍‌‌‌ ‍‌​‍‌‌​ ​ ‌​‌​​‍‌‌​ ​ ‌​‌​​‍‌‌​ ​‍​ ​‍‌ ‌‌‌‌​​‌‍ ​‌‌‌‍‌‍​‌‌‍ ‌‌ ​​‌‍ ‍​‍‌‌​ ​‍​ ​‍​‍‌‌​ ‌‌‌​‌​​‍ ‍‌‍​ ‌‍‍​‌‍‍‌‌‍ ​‌‍‌​‌ ​‍‌‍‌‌‌‍ ‍​‍‌‌​ ‌‌‌​​‍‌‌ ‌‍‍ ‌‍‌‌‌ ‍‌​‍‌‌​ ​ ‌​‌​​‍‌‌​ ​ ‌​‌​​‍‌‌​ ​‍​ ​‍‌ ​​​ ‌​‌‌‍‌‌‍ ‍​ ‌‌‌ ​‌‌​‌ ‌‍ ​‍‌‌​ ​‍​ ​‍​‍‌‌​ ‌‌‌​‌​​‍ ‍‌ ‌​‌‍‌‌‌ ‍​‌ ‌​​ ‌‍​‍‌‍​‌‌ ​ ‌‍‌‌‌‌‌‌‌ ​‍‌‍ ​​ ‌‌‍‍​‌ ‌​‌ ‌​‌ ​​‌ ​ ​‍‌‌​ ​ ‌​​‌​‍‌‌​ ​‍‌​‌‍​‍‌‌​ ​‍‌​‌‍‌‍​ ‌‍‍​‌‍‌‌‌‍ ​‌ ​ ‌‍‌‌‌‍​‌‌ ​​‌‍‍‌‌‍‌‌‌ ​‍‌ ​ ​‍ ‍‌ ​ ‌‍​‌‌‍ ‍‌‍‍‌‌ ‌​‌ ‍‌​‍ ‍‌ ​ ‌ ‌​‌ ‌‌‌‍‌​‌‍‍‌‌‍ ​‍‌‍‌‍‍‌‌‍‌​​ ‌​ ‌ ​ ‍‌‌‍​‍‌‍‌‍​ ‍​​ ‍​​ ​‌‌‍‌​​‍ ‌‌‍​ ​ ‌ ‌‍‌​​ ‌‍​‍ ‌​ ‌​​ ​‍​ ​ ​ ‌​​‍ ‌​ ‍‌‌‍‌​‌‍‌‍​ ​ ​‍ ‌​ ​‌​ ‌​​ ​‌​ ​‍​ ‌‌​ ‌‌​ ‍‌​ ‌​‌‍‌‌​ ​‍​ ​‍​ ​​​‍‌‍‌ ‌​‌ ‍‌‌ ​​‌‍‌‌​ ‌‌‍​ ‌‍ ‌‍​‌‌‍​ ‌‍‍​​‍‌‍‌ ​​‌‍​‌‌ ‌​‌‍‍​​ ‌‌ ​‍‌‍‍‌‌‍​ ‌‍‍​‌‌‌​‌‍‌‌‌ ‍​‌ ‌​​‍‌‌​ ‌‌‌​​‍‌‌ ‌‍‍ ‌‍‌‌‌ ‍‌​‍‌‌​ ​ ‌​‌​​‍‌‌​ ​ ‌​‌​​‍‌‌​ ​‍​ ​‍‌ ‌‌‌‌​​‌‍ ​‌‌‌‍‌‍​‌‌‍ ‌‌ ​​‌‍ ‍​‍‌‌​ ​‍​ ​‍​‍‌‌​ ‌‌‌​‌​​‍ ‍‌‍​ ‌‍‍​‌‍‍‌‌‍ ​‌‍‌​‌ ​‍‌‍‌‌‌‍ ‍​‍‌‌​ ‌‌‌​​‍‌‌ ‌‍‍ ‌‍‌‌‌ ‍‌​‍‌‌​ ​ ‌​‌​​‍‌‌​ ​ ‌​‌​​‍‌‌​ ​‍​ ​‍‌ ​​​ ‌​‌‌‍‌‌‍ ‍​ ‌‌‌ ​‌‌​‌ ‌‍ ​‍‌‌​ ​‍​ ​‍​‍‌‌​ ‌‌‌​‌​​‍ ‍‌ ‌​‌‍‌‌‌ ‍​‌ ‌​​‍‌‍‌ ​​‌‍‌‌‌ ​‍‌ ​ ‌ ​​‌‍‌‌‌‍​ ‌ ‌​‌‍‍‌‌ ‌‍‌‍‌‌​ ‌‌ ​​‌ ‌‌‌‍​‍‌‍ ​‌‍‍‌‌ ​ ‌‍‍​‌‍‌‌‌‍‌​​‍​‍‌ ‌
I believe in creating an environment where swimmers discover their
true potential. We create a place where safety is paramount and
swimmers will be challenged to be their best selves.​​​​‌ ‍ ​‍​‍‌‍ ‌ ​‍‌‍‍‌‌‍‌ ‌‍‍‌‌‍ ‍​‍​‍​ ‍‍​‍​‍‌ ​ ‌‍​‌‌‍ ‍‌‍‍‌‌ ‌​‌ ‍‌​‍ ‍‌‍‍‌‌‍ ​‍​‍​‍ ​​‍​‍‌‍‍​‌ ​‍‌‍‌‌‌‍‌‍​‍​‍​ ‍‍​‍​‍‌‍‍​‌ ‌​‌ ‌​‌ ​​‌ ​ ​ ‍‍​‍ ​‍ ‌‍​ ‌‍‍​‌‍‌‌‌‍ ​‌ ​ ‌‍‌‌‌‍​‌‌ ​​‌‍‍‌‌‍‌‌‌ ​‍‌ ​ ​‍ ‍‌ ​ ‌‍​‌‌‍ ‍‌‍‍‌‌ ‌​‌ ‍‌​‍ ‍‌ ​ ‌ ‌​‌ ‌‌‌‍‌​‌‍‍‌‌‍ ​‍ ‌‍‍‌‌‍ ‍‌ ‌​‌‍‌‌‌‍ ‍‌ ‌​​‍ ‌‍‌‌‌‍‌​‌‍‍‌‌ ‌​​‍ ‌‍ ‌‌‍ ‌‍‌​‌‍‌‌​ ‌‌ ​​‌ ​‍‌‍‌‌‌ ​ ‌‍‌‌‌‍ ‍‌ ‌​‌‍​‌‌ ‌​‌‍‍‌‌‍ ‌‍ ‍​ ‍ ‌‍‍‌‌‍‌​​ ‌​ ‌ ​ ‍‌‌‍​‍‌‍‌‍​ ‍​​ ‍​​ ​‌‌‍‌​​‍ ‌‌‍​ ​ ‌ ‌‍‌​​ ‌‍​‍ ‌​ ‌​​ ​‍​ ​ ​ ‌​​‍ ‌​ ‍‌‌‍‌​‌‍‌‍​ ​ ​‍ ‌​ ​‌​ ‌​​ ​‌​ ​‍​ ‌‌​ ‌‌​ ‍‌​ ‌​‌‍‌‌​ ​‍​ ​‍​ ​​​ ‍ ‌ ‌​‌ ‍‌‌ ​​‌‍‌‌​ ‌‌‍​ ‌‍ ‌‍​‌‌‍​ ‌‍‍​​ ‍ ‌ ​​‌‍​‌‌ ‌​‌‍‍​​ ‌‌ ​‍‌‍‍‌‌‍​ ‌‍‍​‌‌‌​‌‍‌‌‌ ‍​‌ ‌​​‍‌‌​ ‌‌‌​​‍‌‌ ‌‍‍ ‌‍‌‌‌ ‍‌​‍‌‌​ ​ ‌​‌​​‍‌‌​ ​ ‌​‌​​‍‌‌​ ​‍​ ​‍‌‍‍‍‌‍‌‌‌‍‌ ‌‌​ ​ ‍‌‌‍‌‌‌​ ‌‌ ‍‍​‍‌‌​ ​‍​ ​‍​‍‌‌​ ‌‌‌​‌​​‍ ‍‌‍​ ‌‍‍​‌‍‍‌‌‍ ​‌‍‌​‌ ​‍‌‍‌‌‌‍ ‍​‍‌‌​ ‌‌‌​​‍‌‌ ‌‍‍ ‌‍‌‌‌ ‍‌​‍‌‌​ ​ ‌​‌​​‍‌‌​ ​ ‌​‌​​‍‌‌​ ​‍​ ​‍‌ ‌​‌​‌​‌​‌​‌‌‌‍‌​‍ ‌‌​ ​ ‌​‌‌‍‌​‍‌‌​ ​‍​ ​‍​‍‌‌​ ‌‌‌​‌​​‍ ‍‌ ‌​‌‍‌‌‌ ‍​‌ ‌​​ ‌‍​‍‌‍​‌‌ ​ ‌‍‌‌‌‌‌‌‌ ​‍‌‍ ​​ ‌‌‍‍​‌ ‌​‌ ‌​‌ ​​‌ ​ ​‍‌‌​ ​ ‌​​‌​‍‌‌​ ​‍‌​‌‍​‍‌‌​ ​‍‌​‌‍‌‍​ ‌‍‍​‌‍‌‌‌‍ ​‌ ​ ‌‍‌‌‌‍​‌‌ ​​‌‍‍‌‌‍‌‌‌ ​‍‌ ​ ​‍ ‍‌ ​ ‌‍​‌‌‍ ‍‌‍‍‌‌ ‌​‌ ‍‌​‍ ‍‌ ​ ‌ ‌​‌ ‌‌‌‍‌​‌‍‍‌‌‍ ​‍‌‍‌‍‍‌‌‍‌​​ ‌​ ‌ ​ ‍‌‌‍​‍‌‍‌‍​ ‍​​ ‍​​ ​‌‌‍‌​​‍ ‌‌‍​ ​ ‌ ‌‍‌​​ ‌‍​‍ ‌​ ‌​​ ​‍​ ​ ​ ‌​​‍ ‌​ ‍‌‌‍‌​‌‍‌‍​ ​ ​‍ ‌​ ​‌​ ‌​​ ​‌​ ​‍​ ‌‌​ ‌‌​ ‍‌​ ‌​‌‍‌‌​ ​‍​ ​‍​ ​​​‍‌‍‌ ‌​‌ ‍‌‌ ​​‌‍‌‌​ ‌‌‍​ ‌‍ ‌‍​‌‌‍​ ‌‍‍​​‍‌‍‌ ​​‌‍​‌‌ ‌​‌‍‍​​ ‌‌ ​‍‌‍‍‌‌‍​ ‌‍‍​‌‌‌​‌‍‌‌‌ ‍​‌ ‌​​‍‌‌​ ‌‌‌​​‍‌‌ ‌‍‍ ‌‍‌‌‌ ‍‌​‍‌‌​ ​ ‌​‌​​‍‌‌​ ​ ‌​‌​​‍‌‌​ ​‍​ ​‍‌‍‍‍‌‍‌‌‌‍‌ ‌‌​ ​ ‍‌‌‍‌‌‌​ ‌‌ ‍‍​‍‌‌​ ​‍​ ​‍​‍‌‌​ ‌‌‌​‌​​‍ ‍‌‍​ ‌‍‍​‌‍‍‌‌‍ ​‌‍‌​‌ ​‍‌‍‌‌‌‍ ‍​‍‌‌​ ‌‌‌​​‍‌‌ ‌‍‍ ‌‍‌‌‌ ‍‌​‍‌‌​ ​ ‌​‌​​‍‌‌​ ​ ‌​‌​​‍‌‌​ ​‍​ ​‍‌ ‌​‌​‌​‌​‌​‌‌‌‍‌​‍ ‌‌​ ​ ‌​‌‌‍‌​‍‌‌​ ​‍​ ​‍​‍‌‌​ ‌‌‌​‌​​‍ ‍‌ ‌​‌‍‌‌‌ ‍​‌ ‌​​‍‌‍‌ ​​‌‍‌‌‌ ​‍‌ ​ ‌ ​​‌‍‌‌‌‍​ ‌ ‌​‌‍‍‌‌ ‌‍‌‍‌‌​ ‌‌ ​​‌ ‌‌‌‍​‍‌‍ ​‌‍‍‌‌ ​ ‌‍‍​‌‍‌‌‌‍‌​​‍​‍‌ ‌
Competitive Background​​​​‌ ‍ ​‍​‍‌‍ ‌ ​‍‌‍‍‌‌‍‌ ‌‍‍‌‌‍ ‍​‍​‍​ ‍‍​‍​‍‌ ​ ‌‍​‌‌‍ ‍‌‍‍‌‌ ‌​‌ ‍‌​‍ ‍‌‍‍‌‌‍ ​‍​‍​‍ ​​‍​‍‌‍‍​‌ ​‍‌‍‌‌‌‍‌‍​‍​‍​ ‍‍​‍​‍‌‍‍​‌ ‌​‌ ‌​‌ ​​‌ ​ ​ ‍‍​‍ ​‍ ‌‍​ ‌‍‍​‌‍‌‌‌‍ ​‌ ​ ‌‍‌‌‌‍​‌‌ ​​‌‍‍‌‌‍‌‌‌ ​‍‌ ​ ​‍ ‍‌ ​ ‌‍​‌‌‍ ‍‌‍‍‌‌ ‌​‌ ‍‌​‍ ‍‌ ​ ‌ ‌​‌ ‌‌‌‍‌​‌‍‍‌‌‍ ​‍ ‌‍‍‌‌‍ ‍‌ ‌​‌‍‌‌‌‍ ‍‌ ‌​​‍ ‌‍‌‌‌‍‌​‌‍‍‌‌ ‌​​‍ ‌‍ ‌‌‍ ‌‍‌​‌‍‌‌​ ‌‌ ​​‌ ​‍‌‍‌‌‌ ​ ‌‍‌‌‌‍ ‍‌ ‌​‌‍​‌‌ ‌​‌‍‍‌‌‍ ‌‍ ‍​ ‍ ‌‍‍‌‌‍‌​​ ‌​ ‌ ​ ‍‌‌‍​‍‌‍‌‍​ ‍​​ ‍​​ ​‌‌‍‌​​‍ ‌‌‍​ ​ ‌ ‌‍‌​​ ‌‍​‍ ‌​ ‌​​ ​‍​ ​ ​ ‌​​‍ ‌​ ‍‌‌‍‌​‌‍‌‍​ ​ ​‍ ‌​ ​‌​ ‌​​ ​‌​ ​‍​ ‌‌​ ‌‌​ ‍‌​ ‌​‌‍‌‌​ ​‍​ ​‍​ ​​​ ‍ ‌ ‌​‌ ‍‌‌ ​​‌‍‌‌​ ‌‌‍​ ‌‍ ‌‍​‌‌‍​ ‌‍‍​​ ‍ ‌ ​​‌‍​‌‌ ‌​‌‍‍​​ ‌‌ ​‍‌‍‍‌‌‍​ ‌‍‍​‌‌‌​‌‍‌‌‌ ‍​‌ ‌​​‍‌‌​ ‌‌‌​​‍‌‌ ‌‍‍ ‌‍‌‌‌ ‍‌​‍‌‌​ ​ ‌​‌​​‍‌‌​ ​ ‌​‌​​‍‌‌​ ​‍​ ​‍‌‍ ‌‌​ ‌‌ ​‌‌‌​​‌ ‍​‌‍ ​‌ ‍​​ ​​​‍‌‌​ ​‍​ ​‍​‍‌‌​ ‌‌‌​‌​​‍ ‍‌‍​ ‌‍‍​‌‍‍‌‌‍ ​‌‍‌​‌ ​‍‌‍‌‌‌‍ ‍​‍‌‌​ ‌‌‌​​‍‌‌ ‌‍‍ ‌‍‌‌‌ ‍‌​‍‌‌​ ​ ‌​‌​​‍‌‌​ ​ ‌​‌​​‍‌‌​ ​‍​ ​‍‌ ​‍‌​‍‍‌​‌​‌​ ‌​ ​‍‌‍​‌‌‌‌ ‌ ‍‌​‍‌‌​ ​‍​ ​‍​‍‌‌​ ‌‌‌​‌​​‍ ‍‌ ‌​‌‍‌‌‌ ‍​‌ ‌​​ ‌‍​‍‌‍​‌‌ ​ ‌‍‌‌‌‌‌‌‌ ​‍‌‍ ​​ ‌‌‍‍​‌ ‌​‌ ‌​‌ ​​‌ ​ ​‍‌‌​ ​ ‌​​‌​‍‌‌​ ​‍‌​‌‍​‍‌‌​ ​‍‌​‌‍‌‍​ ‌‍‍​‌‍‌‌‌‍ ​‌ ​ ‌‍‌‌‌‍​‌‌ ​​‌‍‍‌‌‍‌‌‌ ​‍‌ ​ ​‍ ‍‌ ​ ‌‍​‌‌‍ ‍‌‍‍‌‌ ‌​‌ ‍‌​‍ ‍‌ ​ ‌ ‌​‌ ‌‌‌‍‌​‌‍‍‌‌‍ ​‍‌‍‌‍‍‌‌‍‌​​ ‌​ ‌ ​ ‍‌‌‍​‍‌‍‌‍​ ‍​​ ‍​​ ​‌‌‍‌​​‍ ‌‌‍​ ​ ‌ ‌‍‌​​ ‌‍​‍ ‌​ ‌​​ ​‍​ ​ ​ ‌​​‍ ‌​ ‍‌‌‍‌​‌‍‌‍​ ​ ​‍ ‌​ ​‌​ ‌​​ ​‌​ ​‍​ ‌‌​ ‌‌​ ‍‌​ ‌​‌‍‌‌​ ​‍​ ​‍​ ​​​‍‌‍‌ ‌​‌ ‍‌‌ ​​‌‍‌‌​ ‌‌‍​ ‌‍ ‌‍​‌‌‍​ ‌‍‍​​‍‌‍‌ ​​‌‍​‌‌ ‌​‌‍‍​​ ‌‌ ​‍‌‍‍‌‌‍​ ‌‍‍​‌‌‌​‌‍‌‌‌ ‍​‌ ‌​​‍‌‌​ ‌‌‌​​‍‌‌ ‌‍‍ ‌‍‌‌‌ ‍‌​‍‌‌​ ​ ‌​‌​​‍‌‌​ ​ ‌​‌​​‍‌‌​ ​‍​ ​‍‌‍ ‌‌​ ‌‌ ​‌‌‌​​‌ ‍​‌‍ ​‌ ‍​​ ​​​‍‌‌​ ​‍​ ​‍​‍‌‌​ ‌‌‌​‌​​‍ ‍‌‍​ ‌‍‍​‌‍‍‌‌‍ ​‌‍‌​‌ ​‍‌‍‌‌‌‍ ‍​‍‌‌​ ‌‌‌​​‍‌‌ ‌‍‍ ‌‍‌‌‌ ‍‌​‍‌‌​ ​ ‌​‌​​‍‌‌​ ​ ‌​‌​​‍‌‌​ ​‍​ ​‍‌ ​‍‌​‍‍‌​‌​‌​ ‌​ ​‍‌‍​‌‌‌‌ ‌ ‍‌​‍‌‌​ ​‍​ ​‍​‍‌‌​ ‌‌‌​‌​​‍ ‍‌ ‌​‌‍‌‌‌ ‍​‌ ‌​​‍‌‍‌ ​​‌‍‌‌‌ ​‍‌ ​ ‌ ​​‌‍‌‌‌‍​ ‌ ‌​‌‍‍‌‌ ‌‍‌‍‌‌​ ‌‌ ​​‌ ‌‌‌‍​‍‌‍ ​‌‍‍‌‌ ​ ‌‍‍​‌‍‌‌‌‍‌​​‍​‍‌ ‌
I swam during my middle school years in Boys Club and I also
played baseball for my middle school team.​​​​‌ ‍ ​‍​‍‌‍ ‌ ​‍‌‍‍‌‌‍‌ ‌‍‍‌‌‍ ‍​‍​‍​ ‍‍​‍​‍‌ ​ ‌‍​‌‌‍ ‍‌‍‍‌‌ ‌​‌ ‍‌​‍ ‍‌‍‍‌‌‍ ​‍​‍​‍ ​​‍​‍‌‍‍​‌ ​‍‌‍‌‌‌‍‌‍​‍​‍​ ‍‍​‍​‍‌‍‍​‌ ‌​‌ ‌​‌ ​​‌ ​ ​ ‍‍​‍ ​‍ ‌‍​ ‌‍‍​‌‍‌‌‌‍ ​‌ ​ ‌‍‌‌‌‍​‌‌ ​​‌‍‍‌‌‍‌‌‌ ​‍‌ ​ ​‍ ‍‌ ​ ‌‍​‌‌‍ ‍‌‍‍‌‌ ‌​‌ ‍‌​‍ ‍‌ ​ ‌ ‌​‌ ‌‌‌‍‌​‌‍‍‌‌‍ ​‍ ‌‍‍‌‌‍ ‍‌ ‌​‌‍‌‌‌‍ ‍‌ ‌​​‍ ‌‍‌‌‌‍‌​‌‍‍‌‌ ‌​​‍ ‌‍ ‌‌‍ ‌‍‌​‌‍‌‌​ ‌‌ ​​‌ ​‍‌‍‌‌‌ ​ ‌‍‌‌‌‍ ‍‌ ‌​‌‍​‌‌ ‌​‌‍‍‌‌‍ ‌‍ ‍​ ‍ ‌‍‍‌‌‍‌​​ ‌​ ‌ ​ ‍‌‌‍​‍‌‍‌‍​ ‍​​ ‍​​ ​‌‌‍‌​​‍ ‌‌‍​ ​ ‌ ‌‍‌​​ ‌‍​‍ ‌​ ‌​​ ​‍​ ​ ​ ‌​​‍ ‌​ ‍‌‌‍‌​‌‍‌‍​ ​ ​‍ ‌​ ​‌​ ‌​​ ​‌​ ​‍​ ‌‌​ ‌‌​ ‍‌​ ‌​‌‍‌‌​ ​‍​ ​‍​ ​​​ ‍ ‌ ‌​‌ ‍‌‌ ​​‌‍‌‌​ ‌‌‍​ ‌‍ ‌‍​‌‌‍​ ‌‍‍​​ ‍ ‌ ​​‌‍​‌‌ ‌​‌‍‍​​ ‌‌ ​‍‌‍‍‌‌‍​ ‌‍‍​‌‌‌​‌‍‌‌‌ ‍​‌ ‌​​‍‌‌​ ‌‌‌​​‍‌‌ ‌‍‍ ‌‍‌‌‌ ‍‌​‍‌‌​ ​ ‌​‌​​‍‌‌​ ​ ‌​‌​​‍‌‌​ ​‍​ ​‍‌‍‌‍‌ ‌‍​ ‌‍​ ‌‌‌​‌​‌‌‌‍‌‍ ​‌ ‍​​‍‌‌​ ​‍​ ​‍​‍‌‌​ ‌‌‌​‌​​‍ ‍‌‍​ ‌‍‍​‌‍‍‌‌‍ ​‌‍‌​‌ ​‍‌‍‌‌‌‍ ‍​‍‌‌​ ‌‌‌​​‍‌‌ ‌‍‍ ‌‍‌‌‌ ‍‌​‍‌‌​ ​ ‌​‌​​‍‌‌​ ​ ‌​‌​​‍‌‌​ ​‍​ ​‍‌ ​‌​ ​ ‌ ​‌‌ ‍‍​ ‌​‌​​‍‌​‍​‌‍‌‍​‍‌‌​ ​‍​ ​‍​‍‌‌​ ‌‌‌​‌​​‍ ‍‌ ‌​‌‍‌‌‌ ‍​‌ ‌​​ ‌‍​‍‌‍​‌‌ ​ ‌‍‌‌‌‌‌‌‌ ​‍‌‍ ​​ ‌‌‍‍​‌ ‌​‌ ‌​‌ ​​‌ ​ ​‍‌‌​ ​ ‌​​‌​‍‌‌​ ​‍‌​‌‍​‍‌‌​ ​‍‌​‌‍‌‍​ ‌‍‍​‌‍‌‌‌‍ ​‌ ​ ‌‍‌‌‌‍​‌‌ ​​‌‍‍‌‌‍‌‌‌ ​‍‌ ​ ​‍ ‍‌ ​ ‌‍​‌‌‍ ‍‌‍‍‌‌ ‌​‌ ‍‌​‍ ‍‌ ​ ‌ ‌​‌ ‌‌‌‍‌​‌‍‍‌‌‍ ​‍‌‍‌‍‍‌‌‍‌​​ ‌​ ‌ ​ ‍‌‌‍​‍‌‍‌‍​ ‍​​ ‍​​ ​‌‌‍‌​​‍ ‌‌‍​ ​ ‌ ‌‍‌​​ ‌‍​‍ ‌​ ‌​​ ​‍​ ​ ​ ‌​​‍ ‌​ ‍‌‌‍‌​‌‍‌‍​ ​ ​‍ ‌​ ​‌​ ‌​​ ​‌​ ​‍​ ‌‌​ ‌‌​ ‍‌​ ‌​‌‍‌‌​ ​‍​ ​‍​ ​​​‍‌‍‌ ‌​‌ ‍‌‌ ​​‌‍‌‌​ ‌‌‍​ ‌‍ ‌‍​‌‌‍​ ‌‍‍​​‍‌‍‌ ​​‌‍​‌‌ ‌​‌‍‍​​ ‌‌ ​‍‌‍‍‌‌‍​ ‌‍‍​‌‌‌​‌‍‌‌‌ ‍​‌ ‌​​‍‌‌​ ‌‌‌​​‍‌‌ ‌‍‍ ‌‍‌‌‌ ‍‌​‍‌‌​ ​ ‌​‌​​‍‌‌​ ​ ‌​‌​​‍‌‌​ ​‍​ ​‍‌‍‌‍‌ ‌‍​ ‌‍​ ‌‌‌​‌​‌‌‌‍‌‍ ​‌ ‍​​‍‌‌​ ​‍​ ​‍​‍‌‌​ ‌‌‌​‌​​‍ ‍‌‍​ ‌‍‍​‌‍‍‌‌‍ ​‌‍‌​‌ ​‍‌‍‌‌‌‍ ‍​‍‌‌​ ‌‌‌​​‍‌‌ ‌‍‍ ‌‍‌‌‌ ‍‌​‍‌‌​ ​ ‌​‌​​‍‌‌​ ​ ‌​‌​​‍‌‌​ ​‍​ ​‍‌ ​‌​ ​ ‌ ​‌‌ ‍‍​ ‌​‌​​‍‌​‍​‌‍‌‍​‍‌‌​ ​‍​ ​‍​‍‌‌​ ‌‌‌​‌​​‍ ‍‌ ‌​‌‍‌‌‌ ‍​‌ ‌​​‍‌‍‌ ​​‌‍‌‌‌ ​‍‌ ​ ‌ ​​‌‍‌‌‌‍​ ‌ ‌​‌‍‍‌‌ ‌‍‌‍‌‌​ ‌‌ ​​‌ ‌‌‌‍​‍‌‍ ​‌‍‍‌‌ ​ ‌‍‍​‌‍‌‌‌‍‌​​‍​‍‌ ‌
Coaching Experience​​​​‌ ‍ ​‍​‍‌‍ ‌ ​‍‌‍‍‌‌‍‌ ‌‍‍‌‌‍ ‍​‍​‍​ ‍‍​‍​‍‌ ​ ‌‍​‌‌‍ ‍‌‍‍‌‌ ‌​‌ ‍‌​‍ ‍‌‍‍‌‌‍ ​‍​‍​‍ ​​‍​‍‌‍‍​‌ ​‍‌‍‌‌‌‍‌‍​‍​‍​ ‍‍​‍​‍‌‍‍​‌ ‌​‌ ‌​‌ ​​‌ ​ ​ ‍‍​‍ ​‍ ‌‍​ ‌‍‍​‌‍‌‌‌‍ ​‌ ​ ‌‍‌‌‌‍​‌‌ ​​‌‍‍‌‌‍‌‌‌ ​‍‌ ​ ​‍ ‍‌ ​ ‌‍​‌‌‍ ‍‌‍‍‌‌ ‌​‌ ‍‌​‍ ‍‌ ​ ‌ ‌​‌ ‌‌‌‍‌​‌‍‍‌‌‍ ​‍ ‌‍‍‌‌‍ ‍‌ ‌​‌‍‌‌‌‍ ‍‌ ‌​​‍ ‌‍‌‌‌‍‌​‌‍‍‌‌ ‌​​‍ ‌‍ ‌‌‍ ‌‍‌​‌‍‌‌​ ‌‌ ​​‌ ​‍‌‍‌‌‌ ​ ‌‍‌‌‌‍ ‍‌ ‌​‌‍​‌‌ ‌​‌‍‍‌‌‍ ‌‍ ‍​ ‍ ‌‍‍‌‌‍‌​​ ‌​ ‌ ​ ‍‌‌‍​‍‌‍‌‍​ ‍​​ ‍​​ ​‌‌‍‌​​‍ ‌‌‍​ ​ ‌ ‌‍‌​​ ‌‍​‍ ‌​ ‌​​ ​‍​ ​ ​ ‌​​‍ ‌​ ‍‌‌‍‌​‌‍‌‍​ ​ ​‍ ‌​ ​‌​ ‌​​ ​‌​ ​‍​ ‌‌​ ‌‌​ ‍‌​ ‌​‌‍‌‌​ ​‍​ ​‍​ ​​​ ‍ ‌ ‌​‌ ‍‌‌ ​​‌‍‌‌​ ‌‌‍​ ‌‍ ‌‍​‌‌‍​ ‌‍‍​​ ‍ ‌ ​​‌‍​‌‌ ‌​‌‍‍​​ ‌‌ ​‍‌‍‍‌‌‍​ ‌‍‍​‌‌‌​‌‍‌‌‌ ‍​‌ ‌​​‍‌‌​ ‌‌‌​​‍‌‌ ‌‍‍ ‌‍‌‌‌ ‍‌​‍‌‌​ ​ ‌​‌​​‍‌‌​ ​ ‌​‌​​‍‌‌​ ​‍​ ​‍​ ‌‍‌ ‌‍‌​‍‌‌‍​‍‌ ‌ ​ ‍​‌‌‌‌‌‍‍‍​‍‌‌​ ​‍​ ​‍​‍‌‌​ ‌‌‌​‌​​‍ ‍‌‍​ ‌‍‍​‌‍‍‌‌‍ ​‌‍‌​‌ ​‍‌‍‌‌‌‍ ‍​‍‌‌​ ‌‌‌​​‍‌‌ ‌‍‍ ‌‍‌‌‌ ‍‌​‍‌‌​ ​ ‌​‌​​‍‌‌​ ​ ‌​‌​​‍‌‌​ ​‍​ ​‍‌‌​‌‌​‍ ​ ​‍​ ‍‌‌‍​‌‌ ‌‌​ ‌ ‌​‍‌​‍‌‌​ ​‍​ ​‍​‍‌‌​ ‌‌‌​‌​​‍ ‍‌ ‌​‌‍‌‌‌ ‍​‌ ‌​​ ‌‍​‍‌‍​‌‌ ​ ‌‍‌‌‌‌‌‌‌ ​‍‌‍ ​​ ‌‌‍‍​‌ ‌​‌ ‌​‌ ​​‌ ​ ​‍‌‌​ ​ ‌​​‌​‍‌‌​ ​‍‌​‌‍​‍‌‌​ ​‍‌​‌‍‌‍​ ‌‍‍​‌‍‌‌‌‍ ​‌ ​ ‌‍‌‌‌‍​‌‌ ​​‌‍‍‌‌‍‌‌‌ ​‍‌ ​ ​‍ ‍‌ ​ ‌‍​‌‌‍ ‍‌‍‍‌‌ ‌​‌ ‍‌​‍ ‍‌ ​ ‌ ‌​‌ ‌‌‌‍‌​‌‍‍‌‌‍ ​‍‌‍‌‍‍‌‌‍‌​​ ‌​ ‌ ​ ‍‌‌‍​‍‌‍‌‍​ ‍​​ ‍​​ ​‌‌‍‌​​‍ ‌‌‍​ ​ ‌ ‌‍‌​​ ‌‍​‍ ‌​ ‌​​ ​‍​ ​ ​ ‌​​‍ ‌​ ‍‌‌‍‌​‌‍‌‍​ ​ ​‍ ‌​ ​‌​ ‌​​ ​‌​ ​‍​ ‌‌​ ‌‌​ ‍‌​ ‌​‌‍‌‌​ ​‍​ ​‍​ ​​​‍‌‍‌ ‌​‌ ‍‌‌ ​​‌‍‌‌​ ‌‌‍​ ‌‍ ‌‍​‌‌‍​ ‌‍‍​​‍‌‍‌ ​​‌‍​‌‌ ‌​‌‍‍​​ ‌‌ ​‍‌‍‍‌‌‍​ ‌‍‍​‌‌‌​‌‍‌‌‌ ‍​‌ ‌​​‍‌‌​ ‌‌‌​​‍‌‌ ‌‍‍ ‌‍‌‌‌ ‍‌​‍‌‌​ ​ ‌​‌​​‍‌‌​ ​ ‌​‌​​‍‌‌​ ​‍​ ​‍​ ‌‍‌ ‌‍‌​‍‌‌‍​‍‌ ‌ ​ ‍​‌‌‌‌‌‍‍‍​‍‌‌​ ​‍​ ​‍​‍‌‌​ ‌‌‌​‌​​‍ ‍‌‍​ ‌‍‍​‌‍‍‌‌‍ ​‌‍‌​‌ ​‍‌‍‌‌‌‍ ‍​‍‌‌​ ‌‌‌​​‍‌‌ ‌‍‍ ‌‍‌‌‌ ‍‌​‍‌‌​ ​ ‌​‌​​‍‌‌​ ​ ‌​‌​​‍‌‌​ ​‍​ ​‍‌‌​‌‌​‍ ​ ​‍​ ‍‌‌‍​‌‌ ‌‌​ ‌ ‌​‍‌​‍‌‌​ ​‍​ ​‍​‍‌‌​ ‌‌‌​‌​​‍ ‍‌ ‌​‌‍‌‌‌ ‍​‌ ‌​​‍‌‍‌ ​​‌‍‌‌‌ ​‍‌ ​ ‌ ​​‌‍‌‌‌‍​ ‌ ‌​‌‍‍‌‌ ‌‍‌‍‌‌​ ‌‌ ​​‌ ‌‌‌‍​‍‌‍ ​‌‍‍‌‌ ​ ‌‍‍​‌‍‌‌‌‍‌​​‍​‍‌ ‌
I’ve been teaching for 6 years in multiple places​​​​‌ ‍ ​‍​‍‌‍ ‌ ​‍‌‍‍‌‌‍‌ ‌‍‍‌‌‍ ‍​‍​‍​ ‍‍​‍​‍‌ ​ ‌‍​‌‌‍ ‍‌‍‍‌‌ ‌​‌ ‍‌​‍ ‍‌‍‍‌‌‍ ​‍​‍​‍ ​​‍​‍‌‍‍​‌ ​‍‌‍‌‌‌‍‌‍​‍​‍​ ‍‍​‍​‍‌‍‍​‌ ‌​‌ ‌​‌ ​​‌ ​ ​ ‍‍​‍ ​‍ ‌‍​ ‌‍‍​‌‍‌‌‌‍ ​‌ ​ ‌‍‌‌‌‍​‌‌ ​​‌‍‍‌‌‍‌‌‌ ​‍‌ ​ ​‍ ‍‌ ​ ‌‍​‌‌‍ ‍‌‍‍‌‌ ‌​‌ ‍‌​‍ ‍‌ ​ ‌ ‌​‌ ‌‌‌‍‌​‌‍‍‌‌‍ ​‍ ‌‍‍‌‌‍ ‍‌ ‌​‌‍‌‌‌‍ ‍‌ ‌​​‍ ‌‍‌‌‌‍‌​‌‍‍‌‌ ‌​​‍ ‌‍ ‌‌‍ ‌‍‌​‌‍‌‌​ ‌‌ ​​‌ ​‍‌‍‌‌‌ ​ ‌‍‌‌‌‍ ‍‌ ‌​‌‍​‌‌ ‌​‌‍‍‌‌‍ ‌‍ ‍​ ‍ ‌‍‍‌‌‍‌​​ ‌​ ‌ ​ ‍‌‌‍​‍‌‍‌‍​ ‍​​ ‍​​ ​‌‌‍‌​​‍ ‌‌‍​ ​ ‌ ‌‍‌​​ ‌‍​‍ ‌​ ‌​​ ​‍​ ​ ​ ‌​​‍ ‌​ ‍‌‌‍‌​‌‍‌‍​ ​ ​‍ ‌​ ​‌​ ‌​​ ​‌​ ​‍​ ‌‌​ ‌‌​ ‍‌​ ‌​‌‍‌‌​ ​‍​ ​‍​ ​​​ ‍ ‌ ‌​‌ ‍‌‌ ​​‌‍‌‌​ ‌‌‍​ ‌‍ ‌‍​‌‌‍​ ‌‍‍​​ ‍ ‌ ​​‌‍​‌‌ ‌​‌‍‍​​ ‌‌ ​‍‌‍‍‌‌‍​ ‌‍‍​‌‌‌​‌‍‌‌‌ ‍​‌ ‌​​‍‌‌​ ‌‌‌​​‍‌‌ ‌‍‍ ‌‍‌‌‌ ‍‌​‍‌‌​ ​ ‌​‌​​‍‌‌​ ​ ‌​‌​​‍‌‌​ ​‍​ ​‍‌ ​ ‌‍​‌‌‍‍‌‌​ ​ ‌‍‌‌‍​‌‍‍‌‌‌‌‍​‍‌‌​ ​‍​ ​‍​‍‌‌​ ‌‌‌​‌​​‍ ‍‌‍​ ‌‍‍​‌‍‍‌‌‍ ​‌‍‌​‌ ​‍‌‍‌‌‌‍ ‍​‍‌‌​ ‌‌‌​​‍‌‌ ‌‍‍ ‌‍‌‌‌ ‍‌​‍‌‌​ ​ ‌​‌​​‍‌‌​ ​ ‌​‌​​‍‌‌​ ​‍​ ​‍‌​​‍‌ ‌​​ ‍​‌‍‍‍‌‍‌​‌​​‌‌​‌‍‌‍​‍​‍‌‌​ ​‍​ ​‍​‍‌‌​ ‌‌‌​‌​​‍ ‍‌ ‌​‌‍‌‌‌ ‍​‌ ‌​​ ‌‍​‍‌‍​‌‌ ​ ‌‍‌‌‌‌‌‌‌ ​‍‌‍ ​​ ‌‌‍‍​‌ ‌​‌ ‌​‌ ​​‌ ​ ​‍‌‌​ ​ ‌​​‌​‍‌‌​ ​‍‌​‌‍​‍‌‌​ ​‍‌​‌‍‌‍​ ‌‍‍​‌‍‌‌‌‍ ​‌ ​ ‌‍‌‌‌‍​‌‌ ​​‌‍‍‌‌‍‌‌‌ ​‍‌ ​ ​‍ ‍‌ ​ ‌‍​‌‌‍ ‍‌‍‍‌‌ ‌​‌ ‍‌​‍ ‍‌ ​ ‌ ‌​‌ ‌‌‌‍‌​‌‍‍‌‌‍ ​‍‌‍‌‍‍‌‌‍‌​​ ‌​ ‌ ​ ‍‌‌‍​‍‌‍‌‍​ ‍​​ ‍​​ ​‌‌‍‌​​‍ ‌‌‍​ ​ ‌ ‌‍‌​​ ‌‍​‍ ‌​ ‌​​ ​‍​ ​ ​ ‌​​‍ ‌​ ‍‌‌‍‌​‌‍‌‍​ ​ ​‍ ‌​ ​‌​ ‌​​ ​‌​ ​‍​ ‌‌​ ‌‌​ ‍‌​ ‌​‌‍‌‌​ ​‍​ ​‍​ ​​​‍‌‍‌ ‌​‌ ‍‌‌ ​​‌‍‌‌​ ‌‌‍​ ‌‍ ‌‍​‌‌‍​ ‌‍‍​​‍‌‍‌ ​​‌‍​‌‌ ‌​‌‍‍​​ ‌‌ ​‍‌‍‍‌‌‍​ ‌‍‍​‌‌‌​‌‍‌‌‌ ‍​‌ ‌​​‍‌‌​ ‌‌‌​​‍‌‌ ‌‍‍ ‌‍‌‌‌ ‍‌​‍‌‌​ ​ ‌​‌​​‍‌‌​ ​ ‌​‌​​‍‌‌​ ​‍​ ​‍‌ ​ ‌‍​‌‌‍‍‌‌​ ​ ‌‍‌‌‍​‌‍‍‌‌‌‌‍​‍‌‌​ ​‍​ ​‍​‍‌‌​ ‌‌‌​‌​​‍ ‍‌‍​ ‌‍‍​‌‍‍‌‌‍ ​‌‍‌​‌ ​‍‌‍‌‌‌‍ ‍​‍‌‌​ ‌‌‌​​‍‌‌ ‌‍‍ ‌‍‌‌‌ ‍‌​‍‌‌​ ​ ‌​‌​​‍‌‌​ ​ ‌​‌​​‍‌‌​ ​‍​ ​‍‌​​‍‌ ‌​​ ‍​‌‍‍‍‌‍‌​‌​​‌‌​‌‍‌‍​‍​‍‌‌​ ​‍​ ​‍​‍‌‌​ ‌‌‌​‌​​‍ ‍‌ ‌​‌‍‌‌‌ ‍​‌ ‌​​‍‌‍‌ ​​‌‍‌‌‌ ​‍‌ ​ ‌ ​​‌‍‌‌‌‍​ ‌ ‌​‌‍‍‌‌ ‌‍‌‍‌‌​ ‌‌ ​​‌ ‌‌‌‍​‍‌‍ ​‌‍‍‌‌ ​ ‌‍‍​‌‍‌‌‌‍‌​​‍​‍‌ ‌
Most Memorable Sports Moment​​​​‌ ‍ ​‍​‍‌‍ ‌ ​‍‌‍‍‌‌‍‌ ‌‍‍‌‌‍ ‍​‍​‍​ ‍‍​‍​‍‌ ​ ‌‍​‌‌‍ ‍‌‍‍‌‌ ‌​‌ ‍‌​‍ ‍‌‍‍‌‌‍ ​‍​‍​‍ ​​‍​‍‌‍‍​‌ ​‍‌‍‌‌‌‍‌‍​‍​‍​ ‍‍​‍​‍‌‍‍​‌ ‌​‌ ‌​‌ ​​‌ ​ ​ ‍‍​‍ ​‍ ‌‍​ ‌‍‍​‌‍‌‌‌‍ ​‌ ​ ‌‍‌‌‌‍​‌‌ ​​‌‍‍‌‌‍‌‌‌ ​‍‌ ​ ​‍ ‍‌ ​ ‌‍​‌‌‍ ‍‌‍‍‌‌ ‌​‌ ‍‌​‍ ‍‌ ​ ‌ ‌​‌ ‌‌‌‍‌​‌‍‍‌‌‍ ​‍ ‌‍‍‌‌‍ ‍‌ ‌​‌‍‌‌‌‍ ‍‌ ‌​​‍ ‌‍‌‌‌‍‌​‌‍‍‌‌ ‌​​‍ ‌‍ ‌‌‍ ‌‍‌​‌‍‌‌​ ‌‌ ​​‌ ​‍‌‍‌‌‌ ​ ‌‍‌‌‌‍ ‍‌ ‌​‌‍​‌‌ ‌​‌‍‍‌‌‍ ‌‍ ‍​ ‍ ‌‍‍‌‌‍‌​​ ‌​ ‌ ​ ‍‌‌‍​‍‌‍‌‍​ ‍​​ ‍​​ ​‌‌‍‌​​‍ ‌‌‍​ ​ ‌ ‌‍‌​​ ‌‍​‍ ‌​ ‌​​ ​‍​ ​ ​ ‌​​‍ ‌​ ‍‌‌‍‌​‌‍‌‍​ ​ ​‍ ‌​ ​‌​ ‌​​ ​‌​ ​‍​ ‌‌​ ‌‌​ ‍‌​ ‌​‌‍‌‌​ ​‍​ ​‍​ ​​​ ‍ ‌ ‌​‌ ‍‌‌ ​​‌‍‌‌​ ‌‌‍​ ‌‍ ‌‍​‌‌‍​ ‌‍‍​​ ‍ ‌ ​​‌‍​‌‌ ‌​‌‍‍​​ ‌‌ ​‍‌‍‍‌‌‍​ ‌‍‍​‌‌‌​‌‍‌‌‌ ‍​‌ ‌​​‍‌‌​ ‌‌‌​​‍‌‌ ‌‍‍ ‌‍‌‌‌ ‍‌​‍‌‌​ ​ ‌​‌​​‍‌‌​ ​ ‌​‌​​‍‌‌​ ​‍​ ​‍‌‍​‍‌‍​‌‌​‌​‌​ ​‌ ‌​‌​ ‍‌‌‍‍‌​ ‍​‍‌‌​ ​‍​ ​‍​‍‌‌​ ‌‌‌​‌​​‍ ‍‌‍​ ‌‍‍​‌‍‍‌‌‍ ​‌‍‌​‌ ​‍‌‍‌‌‌‍ ‍​‍‌‌​ ‌‌‌​​‍‌‌ ‌‍‍ ‌‍‌‌‌ ‍‌​‍‌‌​ ​ ‌​‌​​‍‌‌​ ​ ‌​‌​​‍‌‌​ ​‍​ ​‍‌‌​ ‌​ ‌‌‍‌‌ ​​‌​​‌‌​​‍‌‍‌​‌‌‍‍​‍‌‌​ ​‍​ ​‍​‍‌‌​ ‌‌‌​‌​​‍ ‍‌ ‌​‌‍‌‌‌ ‍​‌ ‌​​ ‌‍​‍‌‍​‌‌ ​ ‌‍‌‌‌‌‌‌‌ ​‍‌‍ ​​ ‌‌‍‍​‌ ‌​‌ ‌​‌ ​​‌ ​ ​‍‌‌​ ​ ‌​​‌​‍‌‌​ ​‍‌​‌‍​‍‌‌​ ​‍‌​‌‍‌‍​ ‌‍‍​‌‍‌‌‌‍ ​‌ ​ ‌‍‌‌‌‍​‌‌ ​​‌‍‍‌‌‍‌‌‌ ​‍‌ ​ ​‍ ‍‌ ​ ‌‍​‌‌‍ ‍‌‍‍‌‌ ‌​‌ ‍‌​‍ ‍‌ ​ ‌ ‌​‌ ‌‌‌‍‌​‌‍‍‌‌‍ ​‍‌‍‌‍‍‌‌‍‌​​ ‌​ ‌ ​ ‍‌‌‍​‍‌‍‌‍​ ‍​​ ‍​​ ​‌‌‍‌​​‍ ‌‌‍​ ​ ‌ ‌‍‌​​ ‌‍​‍ ‌​ ‌​​ ​‍​ ​ ​ ‌​​‍ ‌​ ‍‌‌‍‌​‌‍‌‍​ ​ ​‍ ‌​ ​‌​ ‌​​ ​‌​ ​‍​ ‌‌​ ‌‌​ ‍‌​ ‌​‌‍‌‌​ ​‍​ ​‍​ ​​​‍‌‍‌ ‌​‌ ‍‌‌ ​​‌‍‌‌​ ‌‌‍​ ‌‍ ‌‍​‌‌‍​ ‌‍‍​​‍‌‍‌ ​​‌‍​‌‌ ‌​‌‍‍​​ ‌‌ ​‍‌‍‍‌‌‍​ ‌‍‍​‌‌‌​‌‍‌‌‌ ‍​‌ ‌​​‍‌‌​ ‌‌‌​​‍‌‌ ‌‍‍ ‌‍‌‌‌ ‍‌​‍‌‌​ ​ ‌​‌​​‍‌‌​ ​ ‌​‌​​‍‌‌​ ​‍​ ​‍‌‍​‍‌‍​‌‌​‌​‌​ ​‌ ‌​‌​ ‍‌‌‍‍‌​ ‍​‍‌‌​ ​‍​ ​‍​‍‌‌​ ‌‌‌​‌​​‍ ‍‌‍​ ‌‍‍​‌‍‍‌‌‍ ​‌‍‌​‌ ​‍‌‍‌‌‌‍ ‍​‍‌‌​ ‌‌‌​​‍‌‌ ‌‍‍ ‌‍‌‌‌ ‍‌​‍‌‌​ ​ ‌​‌​​‍‌‌​ ​ ‌​‌​​‍‌‌​ ​‍​ ​‍‌‌​ ‌​ ‌‌‍‌‌ ​​‌​​‌‌​​‍‌‍‌​‌‌‍‍​‍‌‌​ ​‍​ ​‍​‍‌‌​ ‌‌‌​‌​​‍ ‍‌ ‌​‌‍‌‌‌ ‍​‌ ‌​​‍‌‍‌ ​​‌‍‌‌‌ ​‍‌ ​ ‌ ​​‌‍‌‌‌‍​ ‌ ‌​‌‍‍‌‌ ‌‍‌‍‌‌​ ‌‌ ​​‌ ‌‌‌‍​‍‌‍ ​‌‍‍‌‌ ​ ‌‍‍​‌‍‌‌‌‍‌​​‍​‍‌ ‌
I hit a home run during my first baseball game.​​​​‌ ‍ ​‍​‍‌‍ ‌ ​‍‌‍‍‌‌‍‌ ‌‍‍‌‌‍ ‍​‍​‍​ ‍‍​‍​‍‌ ​ ‌‍​‌‌‍ ‍‌‍‍‌‌ ‌​‌ ‍‌​‍ ‍‌‍‍‌‌‍ ​‍​‍​‍ ​​‍​‍‌‍‍​‌ ​‍‌‍‌‌‌‍‌‍​‍​‍​ ‍‍​‍​‍‌‍‍​‌ ‌​‌ ‌​‌ ​​‌ ​ ​ ‍‍​‍ ​‍ ‌‍​ ‌‍‍​‌‍‌‌‌‍ ​‌ ​ ‌‍‌‌‌‍​‌‌ ​​‌‍‍‌‌‍‌‌‌ ​‍‌ ​ ​‍ ‍‌ ​ ‌‍​‌‌‍ ‍‌‍‍‌‌ ‌​‌ ‍‌​‍ ‍‌ ​ ‌ ‌​‌ ‌‌‌‍‌​‌‍‍‌‌‍ ​‍ ‌‍‍‌‌‍ ‍‌ ‌​‌‍‌‌‌‍ ‍‌ ‌​​‍ ‌‍‌‌‌‍‌​‌‍‍‌‌ ‌​​‍ ‌‍ ‌‌‍ ‌‍‌​‌‍‌‌​ ‌‌ ​​‌ ​‍‌‍‌‌‌ ​ ‌‍‌‌‌‍ ‍‌ ‌​‌‍​‌‌ ‌​‌‍‍‌‌‍ ‌‍ ‍​ ‍ ‌‍‍‌‌‍‌​​ ‌​ ‌ ​ ‍‌‌‍​‍‌‍‌‍​ ‍​​ ‍​​ ​‌‌‍‌​​‍ ‌‌‍​ ​ ‌ ‌‍‌​​ ‌‍​‍ ‌​ ‌​​ ​‍​ ​ ​ ‌​​‍ ‌​ ‍‌‌‍‌​‌‍‌‍​ ​ ​‍ ‌​ ​‌​ ‌​​ ​‌​ ​‍​ ‌‌​ ‌‌​ ‍‌​ ‌​‌‍‌‌​ ​‍​ ​‍​ ​​​ ‍ ‌ ‌​‌ ‍‌‌ ​​‌‍‌‌​ ‌‌‍​ ‌‍ ‌‍​‌‌‍​ ‌‍‍​​ ‍ ‌ ​​‌‍​‌‌ ‌​‌‍‍​​ ‌‌ ​‍‌‍‍‌‌‍​ ‌‍‍​‌‌‌​‌‍‌‌‌ ‍​‌ ‌​​‍‌‌​ ‌‌‌​​‍‌‌ ‌‍‍ ‌‍‌‌‌ ‍‌​‍‌‌​ ​ ‌​‌​​‍‌‌​ ​ ‌​‌​​‍‌‌​ ​‍​ ​‍‌ ‍‍‌‌​‌​ ‌ ​ ‌​‌ ‌ ‌​‍​‌​​‍‌​​‍​‍‌‌​ ​‍​ ​‍​‍‌‌​ ‌‌‌​‌​​‍ ‍‌‍​ ‌‍‍​‌‍‍‌‌‍ ​‌‍‌​‌ ​‍‌‍‌‌‌‍ ‍​‍‌‌​ ‌‌‌​​‍‌‌ ‌‍‍ ‌‍‌‌‌ ‍‌​‍‌‌​ ​ ‌​‌​​‍‌‌​ ​ ‌​‌​​‍‌‌​ ​‍​ ​‍‌‍‌​‌ ‍​‌ ​‌‌‌​ ‌​‌ ‌‍ ‍‌​‍​‌​ ​​‍‌‌​ ​‍​ ​‍​‍‌‌​ ‌‌‌​‌​​‍ ‍‌ ‌​‌‍‌‌‌ ‍​‌ ‌​​ ‌‍​‍‌‍​‌‌ ​ ‌‍‌‌‌‌‌‌‌ ​‍‌‍ ​​ ‌‌‍‍​‌ ‌​‌ ‌​‌ ​​‌ ​ ​‍‌‌​ ​ ‌​​‌​‍‌‌​ ​‍‌​‌‍​‍‌‌​ ​‍‌​‌‍‌‍​ ‌‍‍​‌‍‌‌‌‍ ​‌ ​ ‌‍‌‌‌‍​‌‌ ​​‌‍‍‌‌‍‌‌‌ ​‍‌ ​ ​‍ ‍‌ ​ ‌‍​‌‌‍ ‍‌‍‍‌‌ ‌​‌ ‍‌​‍ ‍‌ ​ ‌ ‌​‌ ‌‌‌‍‌​‌‍‍‌‌‍ ​‍‌‍‌‍‍‌‌‍‌​​ ‌​ ‌ ​ ‍‌‌‍​‍‌‍‌‍​ ‍​​ ‍​​ ​‌‌‍‌​​‍ ‌‌‍​ ​ ‌ ‌‍‌​​ ‌‍​‍ ‌​ ‌​​ ​‍​ ​ ​ ‌​​‍ ‌​ ‍‌‌‍‌​‌‍‌‍​ ​ ​‍ ‌​ ​‌​ ‌​​ ​‌​ ​‍​ ‌‌​ ‌‌​ ‍‌​ ‌​‌‍‌‌​ ​‍​ ​‍​ ​​​‍‌‍‌ ‌​‌ ‍‌‌ ​​‌‍‌‌​ ‌‌‍​ ‌‍ ‌‍​‌‌‍​ ‌‍‍​​‍‌‍‌ ​​‌‍​‌‌ ‌​‌‍‍​​ ‌‌ ​‍‌‍‍‌‌‍​ ‌‍‍​‌‌‌​‌‍‌‌‌ ‍​‌ ‌​​‍‌‌​ ‌‌‌​​‍‌‌ ‌‍‍ ‌‍‌‌‌ ‍‌​‍‌‌​ ​ ‌​‌​​‍‌‌​ ​ ‌​‌​​‍‌‌​ ​‍​ ​‍‌ ‍‍‌‌​‌​ ‌ ​ ‌​‌ ‌ ‌​‍​‌​​‍‌​​‍​‍‌‌​ ​‍​ ​‍​‍‌‌​ ‌‌‌​‌​​‍ ‍‌‍​ ‌‍‍​‌‍‍‌‌‍ ​‌‍‌​‌ ​‍‌‍‌‌‌‍ ‍​‍‌‌​ ‌‌‌​​‍‌‌ ‌‍‍ ‌‍‌‌‌ ‍‌​‍‌‌​ ​ ‌​‌​​‍‌‌​ ​ ‌​‌​​‍‌‌​ ​‍​ ​‍‌‍‌​‌ ‍​‌ ​‌‌‌​ ‌​‌ ‌‍ ‍‌​‍​‌​ ​​‍‌‌​ ​‍​ ​‍​‍‌‌​ ‌‌‌​‌​​‍ ‍‌ ‌​‌‍‌‌‌ ‍​‌ ‌​​‍‌‍‌ ​​‌‍‌‌‌ ​‍‌ ​ ‌ ​​‌‍‌‌‌‍​ ‌ ‌​‌‍‍‌‌ ‌‍‌‍‌‌​ ‌‌ ​​‌ ‌‌‌‍​‍‌‍ ​‌‍‍‌‌ ​ ‌‍‍​‌‍‌‌‌‍‌​​‍​‍‌ ‌
Favorite Quotes